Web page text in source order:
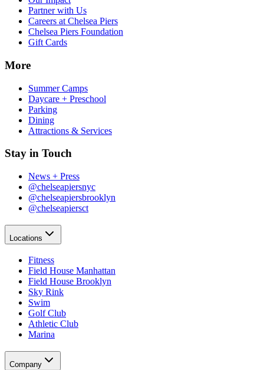
Partner with Us​​​​‌ ‍ ​‍​‍‌‍ ‌ ​‍‌‍‍‌‌‍‌ ‌‍‍‌‌‍ ‍​‍​‍​ ‍‍​‍​‍‌ ​ ‌‍​‌‌‍ ‍‌‍‍‌‌ ‌​‌ ‍‌​‍ ‍‌‍‍‌‌‍ ​‍​‍​‍ ​​‍​‍‌‍‍​‌ ​‍‌‍‌‌‌‍‌‍​‍​‍​ ‍‍​‍​‍‌‍‍​‌ ‌​‌ ‌​‌ ​​‌ ​ ​ ‍‍​‍ ​‍ ‌‍​ ‌‍‍​‌‍‌‌‌‍ ​‌ ​ ‌‍‌‌‌‍​‌‌ ​​‌‍‍‌‌‍‌‌‌ ​‍‌ ​ ​‍ ‍‌ ​ ‌‍​‌‌‍ ‍‌‍‍‌‌ ‌​‌ ‍‌​‍ ‍‌ ​ ‌ ‌​‌ ‌‌‌‍‌​‌‍‍‌‌‍ ​‍ ‌‍‍‌‌‍ ‍‌ ‌​‌‍‌‌‌‍ ‍‌ ‌​​‍ ‌‍‌‌‌‍‌​‌‍‍‌‌ ‌​​‍ ‌‍ ‌‌‍ ‌‍‌​‌‍‌‌​ ‌‌ ​​‌ ​‍‌‍‌‌‌ ​ ‌‍‌‌‌‍ ‍‌ ‌​‌‍​‌‌ ‌​‌‍‍‌‌‍ ‌‍ ‍​ ‍ ‌‍‍‌‌‍‌​​ ‌‌‍‌‍‌‍ ‌‍ ‌ ‌​‌‍‌‌‌ ​‍​ ‍ ‌ ‌​‌ ‍‌‌ ​​‌‍‌‌​ ‌‌‍‌‍‌‍ ‌‍ ‌ ‌​‌‍‌‌‌ ​‍​ ‍ ‌ ​​‌‍​‌‌ ‌​‌‍‍​​ ‌‌‍​ ‌‍ ‌‍ ​‌ ‌‌‌‍ ‌‌‍ ‍‌ ​ ​‍‌‌​ ‌‌‌​​‍‌‌ ‌‍‍ ‌‍‌‌‌ ‍‌​‍‌‌​ ​ ‌​‌​​‍‌‌​ ​ ‌​‌​​‍‌‌​ ​‍​ ​‍‌‍​ ​ ​ ​ ‌​​ ​​‌‍​ ​ ‌‍‌‍‌​​ ‌​‌‍‌‍‌‍‌‌‌‍‌‌‌‍‌​​‍‌‌​ ​‍​ ​‍​‍‌‌​ ‌‌‌​‌​​‍ ‍‌‍ ​‌‍‍‌‌‍ ‍‌‍‍ ‌ ​ ​‍‌‌​ ‌‌‌​​‍‌‌ ‌‍‍ ‌‍‌‌‌ ‍‌​‍‌‌​ ​ ‌​‌​​‍‌‌​ ​ ‌​‌​​‍‌‌​ ​‍​ ​‍‌‍‌‌‌‍‌‌​ ​‌‌‍​ ‌‍​ ​ ​​‌‍‌​‌‍‌‌‌‍​‍‌‍​‌​ ‍​‌‍‌‌‌‍​‍‌‍​‍‌‍‌‍​ ‍​‌‍‌‍‌‍‌​​ ​‌‌‍‌‌​ ​​​ ​ ​ ​​​ ‌‌​ ‍‌​ ​ ​ ‍‌​ ‌ ‌‍​‌​ ‍‌‌‍‌​​ ​​​‍‌‌​ ​‍​ ​‍​‍‌‌​ ‌‌‌​‌​​‍ ‍‌‍ ‍‌‍​‌‌‍ ‌‌‍‌‌​ ‌‍​‍‌‍​‌‌ ​ ‌‍‌‌‌‌‌‌‌ ​‍‌‍ ​​ ‌‌‍‍​‌ ‌​‌ ‌​‌ ​​‌ ​ ​‍‌‌​ ​ ‌​​‌​‍‌‌​ ​‍‌​‌‍​‍‌‌​ ​‍‌​‌‍‌‍​ ‌‍‍​‌‍‌‌‌‍ ​‌ ​ ‌‍‌‌‌‍​‌‌ ​​‌‍‍‌‌‍‌‌‌ ​‍‌ ​ ​‍ ‍‌ ​ ‌‍​‌‌‍ ‍‌‍‍‌‌ ‌​‌ ‍‌​‍ ‍‌ ​ ‌ ‌​‌ ‌‌‌‍‌​‌‍‍‌‌‍ ​‍‌‍‌‍‍‌‌‍‌​​ ‌‌‍‌‍‌‍ ‌‍ ‌ ‌​‌‍‌‌‌ ​‍​‍‌‍‌ ‌​‌ ‍‌‌ ​​‌‍‌‌​ ‌‌‍‌‍‌‍ ‌‍ ‌ ‌​‌‍‌‌‌ ​‍​‍‌‍‌ ​​‌‍​‌‌ ‌​‌‍‍​​ ‌‌‍​ ‌‍ ‌‍ ​‌ ‌‌‌‍ ‌‌‍ ‍‌ ​ ​‍‌‌​ ‌‌‌​​‍‌‌ ‌‍‍ ‌‍‌‌‌ ‍‌​‍‌‌​ ​ ‌​‌​​‍‌‌​ ​ ‌​‌​​‍‌‌​ ​‍​ ​‍‌‍​ ​ ​ ​ ‌​​ ​​‌‍​ ​ ‌‍‌‍‌​​ ‌​‌‍‌‍‌‍‌‌‌‍‌‌‌‍‌​​‍‌‌​ ​‍​ ​‍​‍‌‌​ ‌‌‌​‌​​‍ ‍‌‍ ​‌‍‍‌‌‍ ‍‌‍‍ ‌ ​ ​‍‌‌​ ‌‌‌​​‍‌‌ ‌‍‍ ‌‍‌‌‌ ‍‌​‍‌‌​ ​ ‌​‌​​‍‌‌​ ​ ‌​‌​​‍‌‌​ ​‍​ ​‍‌‍‌‌‌‍‌‌​ ​‌‌‍​ ‌‍​ ​ ​​‌‍‌​‌‍‌‌‌‍​‍‌‍​‌​ ‍​‌‍‌‌‌‍​‍‌‍​‍‌‍‌‍​ ‍​‌‍‌‍‌‍‌​​ ​‌‌‍‌‌​ ​​​ ​ ​ ​​​ ‌‌​ ‍‌​ ​ ​ ‍‌​ ‌ ‌‍​‌​ ‍‌‌‍‌​​ ​​​‍‌‌​ ​‍​ ​‍​‍‌‌​ ‌‌‌​‌​​‍ ‍‌‍ ‍‌‍​‌‌‍ ‌‌‍‌‌​‍‌‍‌ ​​‌‍‌‌‌ ​‍‌ ​ ‌ ​​‌‍‌‌‌‍​ ‌ ‌​‌‍‍‌‌ ‌‍‌‍‌‌​ ‌‌ ​​‌ ‌‌‌‍​‍‌‍ ​‌‍‍‌‌ ​ ‌‍‍​‌‍‌‌‌‍‌​​‍​‍‌ ‌
Careers at Chelsea Piers​​​​‌ ‍ ​‍​‍‌‍ ‌ ​‍‌‍‍‌‌‍‌ ‌‍‍‌‌‍ ‍​‍​‍​ ‍‍​‍​‍‌ ​ ‌‍​‌‌‍ ‍‌‍‍‌‌ ‌​‌ ‍‌​‍ ‍‌‍‍‌‌‍ ​‍​‍​‍ ​​‍​‍‌‍‍​‌ ​‍‌‍‌‌‌‍‌‍​‍​‍​ ‍‍​‍​‍‌‍‍​‌ ‌​‌ ‌​‌ ​​‌ ​ ​ ‍‍​‍ ​‍ ‌‍​ ‌‍‍​‌‍‌‌‌‍ ​‌ ​ ‌‍‌‌‌‍​‌‌ ​​‌‍‍‌‌‍‌‌‌ ​‍‌ ​ ​‍ ‍‌ ​ ‌‍​‌‌‍ ‍‌‍‍‌‌ ‌​‌ ‍‌​‍ ‍‌ ​ ‌ ‌​‌ ‌‌‌‍‌​‌‍‍‌‌‍ ​‍ ‌‍‍‌‌‍ ‍‌ ‌​‌‍‌‌‌‍ ‍‌ ‌​​‍ ‌‍‌‌‌‍‌​‌‍‍‌‌ ‌​​‍ ‌‍ ‌‌‍ ‌‍‌​‌‍‌‌​ ‌‌ ​​‌ ​‍‌‍‌‌‌ ​ ‌‍‌‌‌‍ ‍‌ ‌​‌‍​‌‌ ‌​‌‍‍‌‌‍ ‌‍ ‍​ ‍ ‌‍‍‌‌‍‌​​ ‌‌‍‌‍‌‍ ‌‍ ‌ ‌​‌‍‌‌‌ ​‍​ ‍ ‌ ‌​‌ ‍‌‌ ​​‌‍‌‌​ ‌‌‍‌‍‌‍ ‌‍ ‌ ‌​‌‍‌‌‌ ​‍​ ‍ ‌ ​​‌‍​‌‌ ‌​‌‍‍​​ ‌‌‍​ ‌‍ ‌‍ ​‌ ‌‌‌‍ ‌‌‍ ‍‌ ​ ​‍‌‌​ ‌‌‌​​‍‌‌ ‌‍‍ ‌‍‌‌‌ ‍‌​‍‌‌​ ​ ‌​‌​​‍‌‌​ ​ ‌​‌​​‍‌‌​ ​‍​ ​‍‌‍​ ​ ​ ​ ‌​​ ​​‌‍​ ​ ‌‍‌‍‌​​ ‌​‌‍‌‍‌‍‌‌‌‍‌‌‌‍‌​​‍‌‌​ ​‍​ ​‍​‍‌‌​ ‌‌‌​‌​​‍ ‍‌‍ ​‌‍‍‌‌‍ ‍‌‍‍ ‌ ​ ​‍‌‌​ ‌‌‌​​‍‌‌ ‌‍‍ ‌‍‌‌‌ ‍‌​‍‌‌​ ​ ‌​‌​​‍‌‌​ ​ ‌​‌​​‍‌‌​ ​‍​ ​‍​ ‌​​ ‍‌​ ​ ​ ‍​‌‍‌‌​ ​​​ ‍​​ ‌‍‌‍​‌​ ​ ‌‍​‍‌‍​ ​‍‌‌​ ​‍​ ​‍​‍‌‌​ ‌‌‌​‌​​‍ ‍‌‍ ‍‌‍​‌‌‍ ‌‌‍‌‌​ ‌‍​‍‌‍​‌‌ ​ ‌‍‌‌‌‌‌‌‌ ​‍‌‍ ​​ ‌‌‍‍​‌ ‌​‌ ‌​‌ ​​‌ ​ ​‍‌‌​ ​ ‌​​‌​‍‌‌​ ​‍‌​‌‍​‍‌‌​ ​‍‌​‌‍‌‍​ ‌‍‍​‌‍‌‌‌‍ ​‌ ​ ‌‍‌‌‌‍​‌‌ ​​‌‍‍‌‌‍‌‌‌ ​‍‌ ​ ​‍ ‍‌ ​ ‌‍​‌‌‍ ‍‌‍‍‌‌ ‌​‌ ‍‌​‍ ‍‌ ​ ‌ ‌​‌ ‌‌‌‍‌​‌‍‍‌‌‍ ​‍‌‍‌‍‍‌‌‍‌​​ ‌‌‍‌‍‌‍ ‌‍ ‌ ‌​‌‍‌‌‌ ​‍​‍‌‍‌ ‌​‌ ‍‌‌ ​​‌‍‌‌​ ‌‌‍‌‍‌‍ ‌‍ ‌ ‌​‌‍‌‌‌ ​‍​‍‌‍‌ ​​‌‍​‌‌ ‌​‌‍‍​​ ‌‌‍​ ‌‍ ‌‍ ​‌ ‌‌‌‍ ‌‌‍ ‍‌ ​ ​‍‌‌​ ‌‌‌​​‍‌‌ ‌‍‍ ‌‍‌‌‌ ‍‌​‍‌‌​ ​ ‌​‌​​‍‌‌​ ​ ‌​‌​​‍‌‌​ ​‍​ ​‍‌‍​ ​ ​ ​ ‌​​ ​​‌‍​ ​ ‌‍‌‍‌​​ ‌​‌‍‌‍‌‍‌‌‌‍‌‌‌‍‌​​‍‌‌​ ​‍​ ​‍​‍‌‌​ ‌‌‌​‌​​‍ ‍‌‍ ​‌‍‍‌‌‍ ‍‌‍‍ ‌ ​ ​‍‌‌​ ‌‌‌​​‍‌‌ ‌‍‍ ‌‍‌‌‌ ‍‌​‍‌‌​ ​ ‌​‌​​‍‌‌​ ​ ‌​‌​​‍‌‌​ ​‍​ ​‍​ ‌​​ ‍‌​ ​ ​ ‍​‌‍‌‌​ ​​​ ‍​​ ‌‍‌‍​‌​ ​ ‌‍​‍‌‍​ ​‍‌‌​ ​‍​ ​‍​‍‌‌​ ‌‌‌​‌​​‍ ‍‌‍ ‍‌‍​‌‌‍ ‌‌‍‌‌​‍‌‍‌ ​​‌‍‌‌‌ ​‍‌ ​ ‌ ​​‌‍‌‌‌‍​ ‌ ‌​‌‍‍‌‌ ‌‍‌‍‌‌​ ‌‌ ​​‌ ‌‌‌‍​‍‌‍ ​‌‍‍‌‌ ​ ‌‍‍​‌‍‌‌‌‍‌​​‍​‍‌ ‌
Chelsea Piers Foundation​​​​‌ ‍ ​‍​‍‌‍ ‌ ​‍‌‍‍‌‌‍‌ ‌‍‍‌‌‍ ‍​‍​‍​ ‍‍​‍​‍‌ ​ ‌‍​‌‌‍ ‍‌‍‍‌‌ ‌​‌ ‍‌​‍ ‍‌‍‍‌‌‍ ​‍​‍​‍ ​​‍​‍‌‍‍​‌ ​‍‌‍‌‌‌‍‌‍​‍​‍​ ‍‍​‍​‍‌‍‍​‌ ‌​‌ ‌​‌ ​​‌ ​ ​ ‍‍​‍ ​‍ ‌‍​ ‌‍‍​‌‍‌‌‌‍ ​‌ ​ ‌‍‌‌‌‍​‌‌ ​​‌‍‍‌‌‍‌‌‌ ​‍‌ ​ ​‍ ‍‌ ​ ‌‍​‌‌‍ ‍‌‍‍‌‌ ‌​‌ ‍‌​‍ ‍‌ ​ ‌ ‌​‌ ‌‌‌‍‌​‌‍‍‌‌‍ ​‍ ‌‍‍‌‌‍ ‍‌ ‌​‌‍‌‌‌‍ ‍‌ ‌​​‍ ‌‍‌‌‌‍‌​‌‍‍‌‌ ‌​​‍ ‌‍ ‌‌‍ ‌‍‌​‌‍‌‌​ ‌‌ ​​‌ ​‍‌‍‌‌‌ ​ ‌‍‌‌‌‍ ‍‌ ‌​‌‍​‌‌ ‌​‌‍‍‌‌‍ ‌‍ ‍​ ‍ ‌‍‍‌‌‍‌​​ ‌‌‍‌‍‌‍ ‌‍ ‌ ‌​‌‍‌‌‌ ​‍​ ‍ ‌ ‌​‌ ‍‌‌ ​​‌‍‌‌​ ‌‌‍‌‍‌‍ ‌‍ ‌ ‌​‌‍‌‌‌ ​‍​ ‍ ‌ ​​‌‍​‌‌ ‌​‌‍‍​​ ‌‌‍​ ‌‍ ‌‍ ​‌ ‌‌‌‍ ‌‌‍ ‍‌ ​ ​‍‌‌​ ‌‌‌​​‍‌‌ ‌‍‍ ‌‍‌‌‌ ‍‌​‍‌‌​ ​ ‌​‌​​‍‌‌​ ​ ‌​‌​​‍‌‌​ ​‍​ ​‍‌‍​ ​ ​ ​ ‌​​ ​​‌‍​ ​ ‌‍‌‍‌​​ ‌​‌‍‌‍‌‍‌‌‌‍‌‌‌‍‌​​‍‌‌​ ​‍​ ​‍​‍‌‌​ ‌‌‌​‌​​‍ ‍‌‍ ​‌‍‍‌‌‍ ‍‌‍‍ ‌ ​ ​‍‌‌​ ‌‌‌​​‍‌‌ ‌‍‍ ‌‍‌‌‌ ‍‌​‍‌‌​ ​ ‌​‌​​‍‌‌​ ​ ‌​‌​​‍‌‌​ ​‍​ ​‍​ ‌ ​ ‌ ​ ‌​​ ‌ ‌‍‌‍​ ‌ ‌‍‌​​ ‍‌​ ​ ​ ‌ ​ ‌ ‌‍‌‌​‍‌‌​ ​‍​ ​‍​‍‌‌​ ‌‌‌​‌​​‍ ‍‌‍ ‍‌‍​‌‌‍ ‌‌‍‌‌​ ‌‍​‍‌‍​‌‌ ​ ‌‍‌‌‌‌‌‌‌ ​‍‌‍ ​​ ‌‌‍‍​‌ ‌​‌ ‌​‌ ​​‌ ​ ​‍‌‌​ ​ ‌​​‌​‍‌‌​ ​‍‌​‌‍​‍‌‌​ ​‍‌​‌‍‌‍​ ‌‍‍​‌‍‌‌‌‍ ​‌ ​ ‌‍‌‌‌‍​‌‌ ​​‌‍‍‌‌‍‌‌‌ ​‍‌ ​ ​‍ ‍‌ ​ ‌‍​‌‌‍ ‍‌‍‍‌‌ ‌​‌ ‍‌​‍ ‍‌ ​ ‌ ‌​‌ ‌‌‌‍‌​‌‍‍‌‌‍ ​‍‌‍‌‍‍‌‌‍‌​​ ‌‌‍‌‍‌‍ ‌‍ ‌ ‌​‌‍‌‌‌ ​‍​‍‌‍‌ ‌​‌ ‍‌‌ ​​‌‍‌‌​ ‌‌‍‌‍‌‍ ‌‍ ‌ ‌​‌‍‌‌‌ ​‍​‍‌‍‌ ​​‌‍​‌‌ ‌​‌‍‍​​ ‌‌‍​ ‌‍ ‌‍ ​‌ ‌‌‌‍ ‌‌‍ ‍‌ ​ ​‍‌‌​ ‌‌‌​​‍‌‌ ‌‍‍ ‌‍‌‌‌ ‍‌​‍‌‌​ ​ ‌​‌​​‍‌‌​ ​ ‌​‌​​‍‌‌​ ​‍​ ​‍‌‍​ ​ ​ ​ ‌​​ ​​‌‍​ ​ ‌‍‌‍‌​​ ‌​‌‍‌‍‌‍‌‌‌‍‌‌‌‍‌​​‍‌‌​ ​‍​ ​‍​‍‌‌​ ‌‌‌​‌​​‍ ‍‌‍ ​‌‍‍‌‌‍ ‍‌‍‍ ‌ ​ ​‍‌‌​ ‌‌‌​​‍‌‌ ‌‍‍ ‌‍‌‌‌ ‍‌​‍‌‌​ ​ ‌​‌​​‍‌‌​ ​ ‌​‌​​‍‌‌​ ​‍​ ​‍​ ‌ ​ ‌ ​ ‌​​ ‌ ‌‍‌‍​ ‌ ‌‍‌​​ ‍‌​ ​ ​ ‌ ​ ‌ ‌‍‌‌​‍‌‌​ ​‍​ ​‍​‍‌‌​ ‌‌‌​‌​​‍ ‍‌‍ ‍‌‍​‌‌‍ ‌‌‍‌‌​‍‌‍‌ ​​‌‍‌‌‌ ​‍‌ ​ ‌ ​​‌‍‌‌‌‍​ ‌ ‌​‌‍‍‌‌ ‌‍‌‍‌‌​ ‌‌ ​​‌ ‌‌‌‍​‍‌‍ ​‌‍‍‌‌ ​ ‌‍‍​‌‍‌‌‌‍‌​​‍​‍‌ ‌
Gift Cards​​​​‌ ‍ ​‍​‍‌‍ ‌ ​‍‌‍‍‌‌‍‌ ‌‍‍‌‌‍ ‍​‍​‍​ ‍‍​‍​‍‌ ​ ‌‍​‌‌‍ ‍‌‍‍‌‌ ‌​‌ ‍‌​‍ ‍‌‍‍‌‌‍ ​‍​‍​‍ ​​‍​‍‌‍‍​‌ ​‍‌‍‌‌‌‍‌‍​‍​‍​ ‍‍​‍​‍‌‍‍​‌ ‌​‌ ‌​‌ ​​‌ ​ ​ ‍‍​‍ ​‍ ‌‍​ ‌‍‍​‌‍‌‌‌‍ ​‌ ​ ‌‍‌‌‌‍​‌‌ ​​‌‍‍‌‌‍‌‌‌ ​‍‌ ​ ​‍ ‍‌ ​ ‌‍​‌‌‍ ‍‌‍‍‌‌ ‌​‌ ‍‌​‍ ‍‌ ​ ‌ ‌​‌ ‌‌‌‍‌​‌‍‍‌‌‍ ​‍ ‌‍‍‌‌‍ ‍‌ ‌​‌‍‌‌‌‍ ‍‌ ‌​​‍ ‌‍‌‌‌‍‌​‌‍‍‌‌ ‌​​‍ ‌‍ ‌‌‍ ‌‍‌​‌‍‌‌​ ‌‌ ​​‌ ​‍‌‍‌‌‌ ​ ‌‍‌‌‌‍ ‍‌ ‌​‌‍​‌‌ ‌​‌‍‍‌‌‍ ‌‍ ‍​ ‍ ‌‍‍‌‌‍‌​​ ‌‌‍‌‍‌‍ ‌‍ ‌ ‌​‌‍‌‌‌ ​‍​ ‍ ‌ ‌​‌ ‍‌‌ ​​‌‍‌‌​ ‌‌‍‌‍‌‍ ‌‍ ‌ ‌​‌‍‌‌‌ ​‍​ ‍ ‌ ​​‌‍​‌‌ ‌​‌‍‍​​ ‌‌‍​ ‌‍ ‌‍ ​‌ ‌‌‌‍ ‌‌‍ ‍‌ ​ ​‍‌‌​ ‌‌‌​​‍‌‌ ‌‍‍ ‌‍‌‌‌ ‍‌​‍‌‌​ ​ ‌​‌​​‍‌‌​ ​ ‌​‌​​‍‌‌​ ​‍​ ​‍‌‍​ ​ ​ ​ ‌​​ ​​‌‍​ ​ ‌‍‌‍‌​​ ‌​‌‍‌‍‌‍‌‌‌‍‌‌‌‍‌​​‍‌‌​ ​‍​ ​‍​‍‌‌​ ‌‌‌​‌​​‍ ‍‌‍ ​‌‍‍‌‌‍ ‍‌‍‍ ‌ ​ ​‍‌‌​ ‌‌‌​​‍‌‌ ‌‍‍ ‌‍‌‌‌ ‍‌​‍‌‌​ ​ ‌​‌​​‍‌‌​ ​ ‌​‌​​‍‌‌​ ​‍​ ​‍‌‍‌​​ ‍​‌‍​ ‌‍​‌​ ‌​​ ‍‌​ ​‌‌‍‌‍​ ‍​​ ​ ​ ​ ​ ​​​‍‌‌​ ​‍​ ​‍​‍‌‌​ ‌‌‌​‌​​‍ ‍‌‍ ‍‌‍​‌‌‍ ‌‌‍‌‌​ ‌‍​‍‌‍​‌‌ ​ ‌‍‌‌‌‌‌‌‌ ​‍‌‍ ​​ ‌‌‍‍​‌ ‌​‌ ‌​‌ ​​‌ ​ ​‍‌‌​ ​ ‌​​‌​‍‌‌​ ​‍‌​‌‍​‍‌‌​ ​‍‌​‌‍‌‍​ ‌‍‍​‌‍‌‌‌‍ ​‌ ​ ‌‍‌‌‌‍​‌‌ ​​‌‍‍‌‌‍‌‌‌ ​‍‌ ​ ​‍ ‍‌ ​ ‌‍​‌‌‍ ‍‌‍‍‌‌ ‌​‌ ‍‌​‍ ‍‌ ​ ‌ ‌​‌ ‌‌‌‍‌​‌‍‍‌‌‍ ​‍‌‍‌‍‍‌‌‍‌​​ ‌‌‍‌‍‌‍ ‌‍ ‌ ‌​‌‍‌‌‌ ​‍​‍‌‍‌ ‌​‌ ‍‌‌ ​​‌‍‌‌​ ‌‌‍‌‍‌‍ ‌‍ ‌ ‌​‌‍‌‌‌ ​‍​‍‌‍‌ ​​‌‍​‌‌ ‌​‌‍‍​​ ‌‌‍​ ‌‍ ‌‍ ​‌ ‌‌‌‍ ‌‌‍ ‍‌ ​ ​‍‌‌​ ‌‌‌​​‍‌‌ ‌‍‍ ‌‍‌‌‌ ‍‌​‍‌‌​ ​ ‌​‌​​‍‌‌​ ​ ‌​‌​​‍‌‌​ ​‍​ ​‍‌‍​ ​ ​ ​ ‌​​ ​​‌‍​ ​ ‌‍‌‍‌​​ ‌​‌‍‌‍‌‍‌‌‌‍‌‌‌‍‌​​‍‌‌​ ​‍​ ​‍​‍‌‌​ ‌‌‌​‌​​‍ ‍‌‍ ​‌‍‍‌‌‍ ‍‌‍‍ ‌ ​ ​‍‌‌​ ‌‌‌​​‍‌‌ ‌‍‍ ‌‍‌‌‌ ‍‌​‍‌‌​ ​ ‌​‌​​‍‌‌​ ​ ‌​‌​​‍‌‌​ ​‍​ ​‍‌‍‌​​ ‍​‌‍​ ‌‍​‌​ ‌​​ ‍‌​ ​‌‌‍‌‍​ ‍​​ ​ ​ ​ ​ ​​​‍‌‌​ ​‍​ ​‍​‍‌‌​ ‌‌‌​‌​​‍ ‍‌‍ ‍‌‍​‌‌‍ ‌‌‍‌‌​‍‌‍‌ ​​‌‍‌‌‌ ​‍‌ ​ ‌ ​​‌‍‌‌‌‍​ ‌ ‌​‌‍‍‌‌ ‌‍‌‍‌‌​ ‌‌ ​​‌ ‌‌‌‍​‍‌‍ ​‌‍‍‌‌ ​ ‌‍‍​‌‍‌‌‌‍‌​​‍​‍‌ ‌
More​​​​‌ ‍ ​‍​‍‌‍ ‌ ​‍‌‍‍‌‌‍‌ ‌‍‍‌‌‍ ‍​‍​‍​ ‍‍​‍​‍‌ ​ ‌‍​‌‌‍ ‍‌‍‍‌‌ ‌​‌ ‍‌​‍ ‍‌‍‍‌‌‍ ​‍​‍​‍ ​​‍​‍‌‍‍​‌ ​‍‌‍‌‌‌‍‌‍​‍​‍​ ‍‍​‍​‍‌‍‍​‌ ‌​‌ ‌​‌ ​​‌ ​ ​ ‍‍​‍ ​‍ ‌‍​ ‌‍‍​‌‍‌‌‌‍ ​‌ ​ ‌‍‌‌‌‍​‌‌ ​​‌‍‍‌‌‍‌‌‌ ​‍‌ ​ ​‍ ‍‌ ​ ‌‍​‌‌‍ ‍‌‍‍‌‌ ‌​‌ ‍‌​‍ ‍‌ ​ ‌ ‌​‌ ‌‌‌‍‌​‌‍‍‌‌‍ ​‍ ‌‍‍‌‌‍ ‍‌ ‌​‌‍‌‌‌‍ ‍‌ ‌​​‍ ‌‍‌‌‌‍‌​‌‍‍‌‌ ‌​​‍ ‌‍ ‌‌‍ ‌‍‌​‌‍‌‌​ ‌‌ ​​‌ ​‍‌‍‌‌‌ ​ ‌‍‌‌‌‍ ‍‌ ‌​‌‍​‌‌ ‌​‌‍‍‌‌‍ ‌‍ ‍​ ‍ ‌‍‍‌‌‍‌​​ ‌‌‍‌‍‌‍ ‌‍ ‌ ‌​‌‍‌‌‌ ​‍​ ‍ ‌ ‌​‌ ‍‌‌ ​​‌‍‌‌​ ‌‌‍‌‍‌‍ ‌‍ ‌ ‌​‌‍‌‌‌ ​‍​ ‍ ‌ ​​‌‍​‌‌ ‌​‌‍‍​​ ‌‌‍​ ‌‍ ‌‍ ​‌ ‌‌‌‍ ‌‌‍ ‍‌ ​ ​‍‌‌​ ‌‌‌​​‍‌‌ ‌‍‍ ‌‍‌‌‌ ‍‌​‍‌‌​ ​ ‌​‌​​‍‌‌​ ​ ‌​‌​​‍‌‌​ ​‍​ ​‍​ ‌‌​ ​ ​ ‌‌​ ‍‌‌‍​ ​ ​‍‌‍‌​​ ‍​‌‍​‌​ ‍​​ ​ ​ ​ ​‍‌‌​ ​‍​ ​‍​‍‌‌​ ‌‌‌​‌​​‍ ‍‌ ‌​‌‍‍‌‌ ‌​‌‍ ​‌‍‌‌​ ‌‍​‍‌‍​‌‌ ​ ‌‍‌‌‌‌‌‌‌ ​‍‌‍ ​​ ‌‌‍‍​‌ ‌​‌ ‌​‌ ​​‌ ​ ​‍‌‌​ ​ ‌​​‌​‍‌‌​ ​‍‌​‌‍​‍‌‌​ ​‍‌​‌‍‌‍​ ‌‍‍​‌‍‌‌‌‍ ​‌ ​ ‌‍‌‌‌‍​‌‌ ​​‌‍‍‌‌‍‌‌‌ ​‍‌ ​ ​‍ ‍‌ ​ ‌‍​‌‌‍ ‍‌‍‍‌‌ ‌​‌ ‍‌​‍ ‍‌ ​ ‌ ‌​‌ ‌‌‌‍‌​‌‍‍‌‌‍ ​‍‌‍‌‍‍‌‌‍‌​​ ‌‌‍‌‍‌‍ ‌‍ ‌ ‌​‌‍‌‌‌ ​‍​‍‌‍‌ ‌​‌ ‍‌‌ ​​‌‍‌‌​ ‌‌‍‌‍‌‍ ‌‍ ‌ ‌​‌‍‌‌‌ ​‍​‍‌‍‌ ​​‌‍​‌‌ ‌​‌‍‍​​ ‌‌‍​ ‌‍ ‌‍ ​‌ ‌‌‌‍ ‌‌‍ ‍‌ ​ ​‍‌‌​ ‌‌‌​​‍‌‌ ‌‍‍ ‌‍‌‌‌ ‍‌​‍‌‌​ ​ ‌​‌​​‍‌‌​ ​ ‌​‌​​‍‌‌​ ​‍​ ​‍​ ‌‌​ ​ ​ ‌‌​ ‍‌‌‍​ ​ ​‍‌‍‌​​ ‍​‌‍​‌​ ‍​​ ​ ​ ​ ​‍‌‌​ ​‍​ ​‍​‍‌‌​ ‌‌‌​‌​​‍ ‍‌ ‌​‌‍‍‌‌ ‌​‌‍ ​‌‍‌‌​‍‌‍‌ ​​‌‍‌‌‌ ​‍‌ ​ ‌ ​​‌‍‌‌‌‍​ ‌ ‌​‌‍‍‌‌ ‌‍‌‍‌‌​ ‌‌ ​​‌ ‌‌‌‍​‍‌‍ ​‌‍‍‌‌ ​ ‌‍‍​‌‍‌‌‌‍‌​​‍​‍‌ ‌
Summer Camps​​​​‌ ‍ ​‍​‍‌‍ ‌ ​‍‌‍‍‌‌‍‌ ‌‍‍‌‌‍ ‍​‍​‍​ ‍‍​‍​‍‌ ​ ‌‍​‌‌‍ ‍‌‍‍‌‌ ‌​‌ ‍‌​‍ ‍‌‍‍‌‌‍ ​‍​‍​‍ ​​‍​‍‌‍‍​‌ ​‍‌‍‌‌‌‍‌‍​‍​‍​ ‍‍​‍​‍‌‍‍​‌ ‌​‌ ‌​‌ ​​‌ ​ ​ ‍‍​‍ ​‍ ‌‍​ ‌‍‍​‌‍‌‌‌‍ ​‌ ​ ‌‍‌‌‌‍​‌‌ ​​‌‍‍‌‌‍‌‌‌ ​‍‌ ​ ​‍ ‍‌ ​ ‌‍​‌‌‍ ‍‌‍‍‌‌ ‌​‌ ‍‌​‍ ‍‌ ​ ‌ ‌​‌ ‌‌‌‍‌​‌‍‍‌‌‍ ​‍ ‌‍‍‌‌‍ ‍‌ ‌​‌‍‌‌‌‍ ‍‌ ‌​​‍ ‌‍‌‌‌‍‌​‌‍‍‌‌ ‌​​‍ ‌‍ ‌‌‍ ‌‍‌​‌‍‌‌​ ‌‌ ​​‌ ​‍‌‍‌‌‌ ​ ‌‍‌‌‌‍ ‍‌ ‌​‌‍​‌‌ ‌​‌‍‍‌‌‍ ‌‍ ‍​ ‍ ‌‍‍‌‌‍‌​​ ‌‌‍‌‍‌‍ ‌‍ ‌ ‌​‌‍‌‌‌ ​‍​ ‍ ‌ ‌​‌ ‍‌‌ ​​‌‍‌‌​ ‌‌‍‌‍‌‍ ‌‍ ‌ ‌​‌‍‌‌‌ ​‍​ ‍ ‌ ​​‌‍​‌‌ ‌​‌‍‍​​ ‌‌‍​ ‌‍ ‌‍ ​‌ ‌‌‌‍ ‌‌‍ ‍‌ ​ ​‍‌‌​ ‌‌‌​​‍‌‌ ‌‍‍ ‌‍‌‌‌ ‍‌​‍‌‌​ ​ ‌​‌​​‍‌‌​ ​ ‌​‌​​‍‌‌​ ​‍​ ​‍​ ‌‌​ ​ ​ ‌‌​ ‍‌‌‍​ ​ ​‍‌‍‌​​ ‍​‌‍​‌​ ‍​​ ​ ​ ​ ​‍‌‌​ ​‍​ ​‍​‍‌‌​ ‌‌‌​‌​​‍ ‍‌‍ ​‌‍‍‌‌‍ ‍‌‍‍ ‌ ​ ​‍‌‌​ ‌‌‌​​‍‌‌ ‌‍‍ ‌‍‌‌‌ ‍‌​‍‌‌​ ​ ‌​‌​​‍‌‌​ ​ ‌​‌​​‍‌‌​ ​‍​ ​‍‌‍​ ​ ‌​‌‍​ ‌‍​‌‌‍​ ​ ​​‌‍​‌​ ‌​​ ‌ ​ ‍‌​ ‌‍‌‍‌​​‍‌‌​ ​‍​ ​‍​‍‌‌​ ‌‌‌​‌​​‍ ‍‌‍ ‍‌‍​‌‌‍ ‌‌‍‌‌​ ‌‍​‍‌‍​‌‌ ​ ‌‍‌‌‌‌‌‌‌ ​‍‌‍ ​​ ‌‌‍‍​‌ ‌​‌ ‌​‌ ​​‌ ​ ​‍‌‌​ ​ ‌​​‌​‍‌‌​ ​‍‌​‌‍​‍‌‌​ ​‍‌​‌‍‌‍​ ‌‍‍​‌‍‌‌‌‍ ​‌ ​ ‌‍‌‌‌‍​‌‌ ​​‌‍‍‌‌‍‌‌‌ ​‍‌ ​ ​‍ ‍‌ ​ ‌‍​‌‌‍ ‍‌‍‍‌‌ ‌​‌ ‍‌​‍ ‍‌ ​ ‌ ‌​‌ ‌‌‌‍‌​‌‍‍‌‌‍ ​‍‌‍‌‍‍‌‌‍‌​​ ‌‌‍‌‍‌‍ ‌‍ ‌ ‌​‌‍‌‌‌ ​‍​‍‌‍‌ ‌​‌ ‍‌‌ ​​‌‍‌‌​ ‌‌‍‌‍‌‍ ‌‍ ‌ ‌​‌‍‌‌‌ ​‍​‍‌‍‌ ​​‌‍​‌‌ ‌​‌‍‍​​ ‌‌‍​ ‌‍ ‌‍ ​‌ ‌‌‌‍ ‌‌‍ ‍‌ ​ ​‍‌‌​ ‌‌‌​​‍‌‌ ‌‍‍ ‌‍‌‌‌ ‍‌​‍‌‌​ ​ ‌​‌​​‍‌‌​ ​ ‌​‌​​‍‌‌​ ​‍​ ​‍​ ‌‌​ ​ ​ ‌‌​ ‍‌‌‍​ ​ ​‍‌‍‌​​ ‍​‌‍​‌​ ‍​​ ​ ​ ​ ​‍‌‌​ ​‍​ ​‍​‍‌‌​ ‌‌‌​‌​​‍ ‍‌‍ ​‌‍‍‌‌‍ ‍‌‍‍ ‌ ​ ​‍‌‌​ ‌‌‌​​‍‌‌ ‌‍‍ ‌‍‌‌‌ ‍‌​‍‌‌​ ​ ‌​‌​​‍‌‌​ ​ ‌​‌​​‍‌‌​ ​‍​ ​‍‌‍​ ​ ‌​‌‍​ ‌‍​‌‌‍​ ​ ​​‌‍​‌​ ‌​​ ‌ ​ ‍‌​ ‌‍‌‍‌​​‍‌‌​ ​‍​ ​‍​‍‌‌​ ‌‌‌​‌​​‍ ‍‌‍ ‍‌‍​‌‌‍ ‌‌‍‌‌​‍‌‍‌ ​​‌‍‌‌‌ ​‍‌ ​ ‌ ​​‌‍‌‌‌‍​ ‌ ‌​‌‍‍‌‌ ‌‍‌‍‌‌​ ‌‌ ​​‌ ‌‌‌‍​‍‌‍ ​‌‍‍‌‌ ​ ‌‍‍​‌‍‌‌‌‍‌​​‍​‍‌ ‌
Daycare + Preschool​​​​‌ ‍ ​‍​‍‌‍ ‌ ​‍‌‍‍‌‌‍‌ ‌‍‍‌‌‍ ‍​‍​‍​ ‍‍​‍​‍‌ ​ ‌‍​‌‌‍ ‍‌‍‍‌‌ ‌​‌ ‍‌​‍ ‍‌‍‍‌‌‍ ​‍​‍​‍ ​​‍​‍‌‍‍​‌ ​‍‌‍‌‌‌‍‌‍​‍​‍​ ‍‍​‍​‍‌‍‍​‌ ‌​‌ ‌​‌ ​​‌ ​ ​ ‍‍​‍ ​‍ ‌‍​ ‌‍‍​‌‍‌‌‌‍ ​‌ ​ ‌‍‌‌‌‍​‌‌ ​​‌‍‍‌‌‍‌‌‌ ​‍‌ ​ ​‍ ‍‌ ​ ‌‍​‌‌‍ ‍‌‍‍‌‌ ‌​‌ ‍‌​‍ ‍‌ ​ ‌ ‌​‌ ‌‌‌‍‌​‌‍‍‌‌‍ ​‍ ‌‍‍‌‌‍ ‍‌ ‌​‌‍‌‌‌‍ ‍‌ ‌​​‍ ‌‍‌‌‌‍‌​‌‍‍‌‌ ‌​​‍ ‌‍ ‌‌‍ ‌‍‌​‌‍‌‌​ ‌‌ ​​‌ ​‍‌‍‌‌‌ ​ ‌‍‌‌‌‍ ‍‌ ‌​‌‍​‌‌ ‌​‌‍‍‌‌‍ ‌‍ ‍​ ‍ ‌‍‍‌‌‍‌​​ ‌‌‍‌‍‌‍ ‌‍ ‌ ‌​‌‍‌‌‌ ​‍​ ‍ ‌ ‌​‌ ‍‌‌ ​​‌‍‌‌​ ‌‌‍‌‍‌‍ ‌‍ ‌ ‌​‌‍‌‌‌ ​‍​ ‍ ‌ ​​‌‍​‌‌ ‌​‌‍‍​​ ‌‌‍​ ‌‍ ‌‍ ​‌ ‌‌‌‍ ‌‌‍ ‍‌ ​ ​‍‌‌​ ‌‌‌​​‍‌‌ ‌‍‍ ‌‍‌‌‌ ‍‌​‍‌‌​ ​ ‌​‌​​‍‌‌​ ​ ‌​‌​​‍‌‌​ ​‍​ ​‍​ ‌‌​ ​ ​ ‌‌​ ‍‌‌‍​ ​ ​‍‌‍‌​​ ‍​‌‍​‌​ ‍​​ ​ ​ ​ ​‍‌‌​ ​‍​ ​‍​‍‌‌​ ‌‌‌​‌​​‍ ‍‌‍ ​‌‍‍‌‌‍ ‍‌‍‍ ‌ ​ ​‍‌‌​ ‌‌‌​​‍‌‌ ‌‍‍ ‌‍‌‌‌ ‍‌​‍‌‌​ ​ ‌​‌​​‍‌‌​ ​ ‌​‌​​‍‌‌​ ​‍​ ​‍​ ​ ​ ​‌​ ‍​​ ​ ​ ​ ​ ​‍​ ​ ‌‍​‌​ ‌‍​ ‌‍​ ‌‍‌‍​‌​‍‌‌​ ​‍​ ​‍​‍‌‌​ ‌‌‌​‌​​‍ ‍‌‍ ‍‌‍​‌‌‍ ‌‌‍‌‌​ ‌‍​‍‌‍​‌‌ ​ ‌‍‌‌‌‌‌‌‌ ​‍‌‍ ​​ ‌‌‍‍​‌ ‌​‌ ‌​‌ ​​‌ ​ ​‍‌‌​ ​ ‌​​‌​‍‌‌​ ​‍‌​‌‍​‍‌‌​ ​‍‌​‌‍‌‍​ ‌‍‍​‌‍‌‌‌‍ ​‌ ​ ‌‍‌‌‌‍​‌‌ ​​‌‍‍‌‌‍‌‌‌ ​‍‌ ​ ​‍ ‍‌ ​ ‌‍​‌‌‍ ‍‌‍‍‌‌ ‌​‌ ‍‌​‍ ‍‌ ​ ‌ ‌​‌ ‌‌‌‍‌​‌‍‍‌‌‍ ​‍‌‍‌‍‍‌‌‍‌​​ ‌‌‍‌‍‌‍ ‌‍ ‌ ‌​‌‍‌‌‌ ​‍​‍‌‍‌ ‌​‌ ‍‌‌ ​​‌‍‌‌​ ‌‌‍‌‍‌‍ ‌‍ ‌ ‌​‌‍‌‌‌ ​‍​‍‌‍‌ ​​‌‍​‌‌ ‌​‌‍‍​​ ‌‌‍​ ‌‍ ‌‍ ​‌ ‌‌‌‍ ‌‌‍ ‍‌ ​ ​‍‌‌​ ‌‌‌​​‍‌‌ ‌‍‍ ‌‍‌‌‌ ‍‌​‍‌‌​ ​ ‌​‌​​‍‌‌​ ​ ‌​‌​​‍‌‌​ ​‍​ ​‍​ ‌‌​ ​ ​ ‌‌​ ‍‌‌‍​ ​ ​‍‌‍‌​​ ‍​‌‍​‌​ ‍​​ ​ ​ ​ ​‍‌‌​ ​‍​ ​‍​‍‌‌​ ‌‌‌​‌​​‍ ‍‌‍ ​‌‍‍‌‌‍ ‍‌‍‍ ‌ ​ ​‍‌‌​ ‌‌‌​​‍‌‌ ‌‍‍ ‌‍‌‌‌ ‍‌​‍‌‌​ ​ ‌​‌​​‍‌‌​ ​ ‌​‌​​‍‌‌​ ​‍​ ​‍​ ​ ​ ​‌​ ‍​​ ​ ​ ​ ​ ​‍​ ​ ‌‍​‌​ ‌‍​ ‌‍​ ‌‍‌‍​‌​‍‌‌​ ​‍​ ​‍​‍‌‌​ ‌‌‌​‌​​‍ ‍‌‍ ‍‌‍​‌‌‍ ‌‌‍‌‌​‍‌‍‌ ​​‌‍‌‌‌ ​‍‌ ​ ‌ ​​‌‍‌‌‌‍​ ‌ ‌​‌‍‍‌‌ ‌‍‌‍‌‌​ ‌‌ ​​‌ ‌‌‌‍​‍‌‍ ​‌‍‍‌‌ ​ ‌‍‍​‌‍‌‌‌‍‌​​‍​‍‌ ‌
Parking​​​​‌ ‍ ​‍​‍‌‍ ‌ ​‍‌‍‍‌‌‍‌ ‌‍‍‌‌‍ ‍​‍​‍​ ‍‍​‍​‍‌ ​ ‌‍​‌‌‍ ‍‌‍‍‌‌ ‌​‌ ‍‌​‍ ‍‌‍‍‌‌‍ ​‍​‍​‍ ​​‍​‍‌‍‍​‌ ​‍‌‍‌‌‌‍‌‍​‍​‍​ ‍‍​‍​‍‌‍‍​‌ ‌​‌ ‌​‌ ​​‌ ​ ​ ‍‍​‍ ​‍ ‌‍​ ‌‍‍​‌‍‌‌‌‍ ​‌ ​ ‌‍‌‌‌‍​‌‌ ​​‌‍‍‌‌‍‌‌‌ ​‍‌ ​ ​‍ ‍‌ ​ ‌‍​‌‌‍ ‍‌‍‍‌‌ ‌​‌ ‍‌​‍ ‍‌ ​ ‌ ‌​‌ ‌‌‌‍‌​‌‍‍‌‌‍ ​‍ ‌‍‍‌‌‍ ‍‌ ‌​‌‍‌‌‌‍ ‍‌ ‌​​‍ ‌‍‌‌‌‍‌​‌‍‍‌‌ ‌​​‍ ‌‍ ‌‌‍ ‌‍‌​‌‍‌‌​ ‌‌ ​​‌ ​‍‌‍‌‌‌ ​ ‌‍‌‌‌‍ ‍‌ ‌​‌‍​‌‌ ‌​‌‍‍‌‌‍ ‌‍ ‍​ ‍ ‌‍‍‌‌‍‌​​ ‌‌‍‌‍‌‍ ‌‍ ‌ ‌​‌‍‌‌‌ ​‍​ ‍ ‌ ‌​‌ ‍‌‌ ​​‌‍‌‌​ ‌‌‍‌‍‌‍ ‌‍ ‌ ‌​‌‍‌‌‌ ​‍​ ‍ ‌ ​​‌‍​‌‌ ‌​‌‍‍​​ ‌‌‍​ ‌‍ ‌‍ ​‌ ‌‌‌‍ ‌‌‍ ‍‌ ​ ​‍‌‌​ ‌‌‌​​‍‌‌ ‌‍‍ ‌‍‌‌‌ ‍‌​‍‌‌​ ​ ‌​‌​​‍‌‌​ ​ ‌​‌​​‍‌‌​ ​‍​ ​‍​ ‌‌​ ​ ​ ‌‌​ ‍‌‌‍​ ​ ​‍‌‍‌​​ ‍​‌‍​‌​ ‍​​ ​ ​ ​ ​‍‌‌​ ​‍​ ​‍​‍‌‌​ ‌‌‌​‌​​‍ ‍‌‍ ​‌‍‍‌‌‍ ‍‌‍‍ ‌ ​ ​‍‌‌​ ‌‌‌​​‍‌‌ ‌‍‍ ‌‍‌‌‌ ‍‌​‍‌‌​ ​ ‌​‌​​‍‌‌​ ​ ‌​‌​​‍‌‌​ ​‍​ ​‍‌‍​‍​ ​​‌‍‌‍​ ‌‍‌‍‌‍​ ​‌‌‍‌‌‌‍‌‍​ ‌ ​ ​‌‌‍‌‍‌‍‌​​‍‌‌​ ​‍​ ​‍​‍‌‌​ ‌‌‌​‌​​‍ ‍‌‍ ‍‌‍​‌‌‍ ‌‌‍‌‌​ ‌‍​‍‌‍​‌‌ ​ ‌‍‌‌‌‌‌‌‌ ​‍‌‍ ​​ ‌‌‍‍​‌ ‌​‌ ‌​‌ ​​‌ ​ ​‍‌‌​ ​ ‌​​‌​‍‌‌​ ​‍‌​‌‍​‍‌‌​ ​‍‌​‌‍‌‍​ ‌‍‍​‌‍‌‌‌‍ ​‌ ​ ‌‍‌‌‌‍​‌‌ ​​‌‍‍‌‌‍‌‌‌ ​‍‌ ​ ​‍ ‍‌ ​ ‌‍​‌‌‍ ‍‌‍‍‌‌ ‌​‌ ‍‌​‍ ‍‌ ​ ‌ ‌​‌ ‌‌‌‍‌​‌‍‍‌‌‍ ​‍‌‍‌‍‍‌‌‍‌​​ ‌‌‍‌‍‌‍ ‌‍ ‌ ‌​‌‍‌‌‌ ​‍​‍‌‍‌ ‌​‌ ‍‌‌ ​​‌‍‌‌​ ‌‌‍‌‍‌‍ ‌‍ ‌ ‌​‌‍‌‌‌ ​‍​‍‌‍‌ ​​‌‍​‌‌ ‌​‌‍‍​​ ‌‌‍​ ‌‍ ‌‍ ​‌ ‌‌‌‍ ‌‌‍ ‍‌ ​ ​‍‌‌​ ‌‌‌​​‍‌‌ ‌‍‍ ‌‍‌‌‌ ‍‌​‍‌‌​ ​ ‌​‌​​‍‌‌​ ​ ‌​‌​​‍‌‌​ ​‍​ ​‍​ ‌‌​ ​ ​ ‌‌​ ‍‌‌‍​ ​ ​‍‌‍‌​​ ‍​‌‍​‌​ ‍​​ ​ ​ ​ ​‍‌‌​ ​‍​ ​‍​‍‌‌​ ‌‌‌​‌​​‍ ‍‌‍ ​‌‍‍‌‌‍ ‍‌‍‍ ‌ ​ ​‍‌‌​ ‌‌‌​​‍‌‌ ‌‍‍ ‌‍‌‌‌ ‍‌​‍‌‌​ ​ ‌​‌​​‍‌‌​ ​ ‌​‌​​‍‌‌​ ​‍​ ​‍‌‍​‍​ ​​‌‍‌‍​ ‌‍‌‍‌‍​ ​‌‌‍‌‌‌‍‌‍​ ‌ ​ ​‌‌‍‌‍‌‍‌​​‍‌‌​ ​‍​ ​‍​‍‌‌​ ‌‌‌​‌​​‍ ‍‌‍ ‍‌‍​‌‌‍ ‌‌‍‌‌​‍‌‍‌ ​​‌‍‌‌‌ ​‍‌ ​ ‌ ​​‌‍‌‌‌‍​ ‌ ‌​‌‍‍‌‌ ‌‍‌‍‌‌​ ‌‌ ​​‌ ‌‌‌‍​‍‌‍ ​‌‍‍‌‌ ​ ‌‍‍​‌‍‌‌‌‍‌​​‍​‍‌ ‌
Dining​​​​‌ ‍ ​‍​‍‌‍ ‌ ​‍‌‍‍‌‌‍‌ ‌‍‍‌‌‍ ‍​‍​‍​ ‍‍​‍​‍‌ ​ ‌‍​‌‌‍ ‍‌‍‍‌‌ ‌​‌ ‍‌​‍ ‍‌‍‍‌‌‍ ​‍​‍​‍ ​​‍​‍‌‍‍​‌ ​‍‌‍‌‌‌‍‌‍​‍​‍​ ‍‍​‍​‍‌‍‍​‌ ‌​‌ ‌​‌ ​​‌ ​ ​ ‍‍​‍ ​‍ ‌‍​ ‌‍‍​‌‍‌‌‌‍ ​‌ ​ ‌‍‌‌‌‍​‌‌ ​​‌‍‍‌‌‍‌‌‌ ​‍‌ ​ ​‍ ‍‌ ​ ‌‍​‌‌‍ ‍‌‍‍‌‌ ‌​‌ ‍‌​‍ ‍‌ ​ ‌ ‌​‌ ‌‌‌‍‌​‌‍‍‌‌‍ ​‍ ‌‍‍‌‌‍ ‍‌ ‌​‌‍‌‌‌‍ ‍‌ ‌​​‍ ‌‍‌‌‌‍‌​‌‍‍‌‌ ‌​​‍ ‌‍ ‌‌‍ ‌‍‌​‌‍‌‌​ ‌‌ ​​‌ ​‍‌‍‌‌‌ ​ ‌‍‌‌‌‍ ‍‌ ‌​‌‍​‌‌ ‌​‌‍‍‌‌‍ ‌‍ ‍​ ‍ ‌‍‍‌‌‍‌​​ ‌‌‍‌‍‌‍ ‌‍ ‌ ‌​‌‍‌‌‌ ​‍​ ‍ ‌ ‌​‌ ‍‌‌ ​​‌‍‌‌​ ‌‌‍‌‍‌‍ ‌‍ ‌ ‌​‌‍‌‌‌ ​‍​ ‍ ‌ ​​‌‍​‌‌ ‌​‌‍‍​​ ‌‌‍​ ‌‍ ‌‍ ​‌ ‌‌‌‍ ‌‌‍ ‍‌ ​ ​‍‌‌​ ‌‌‌​​‍‌‌ ‌‍‍ ‌‍‌‌‌ ‍‌​‍‌‌​ ​ ‌​‌​​‍‌‌​ ​ ‌​‌​​‍‌‌​ ​‍​ ​‍​ ‌‌​ ​ ​ ‌‌​ ‍‌‌‍​ ​ ​‍‌‍‌​​ ‍​‌‍​‌​ ‍​​ ​ ​ ​ ​‍‌‌​ ​‍​ ​‍​‍‌‌​ ‌‌‌​‌​​‍ ‍‌‍ ​‌‍‍‌‌‍ ‍‌‍‍ ‌ ​ ​‍‌‌​ ‌‌‌​​‍‌‌ ‌‍‍ ‌‍‌‌‌ ‍‌​‍‌‌​ ​ ‌​‌​​‍‌‌​ ​ ‌​‌​​‍‌‌​ ​‍​ ​‍​ ‍​‌‍‌‍‌‍‌​​ ‌‍​ ‍‌‌‍​‍‌‍‌‌​ ‌ ‌‍‌‍​ ‌​​ ‌​​ ​‍​‍‌‌​ ​‍​ ​‍​‍‌‌​ ‌‌‌​‌​​‍ ‍‌‍ ‍‌‍​‌‌‍ ‌‌‍‌‌​ ‌‍​‍‌‍​‌‌ ​ ‌‍‌‌‌‌‌‌‌ ​‍‌‍ ​​ ‌‌‍‍​‌ ‌​‌ ‌​‌ ​​‌ ​ ​‍‌‌​ ​ ‌​​‌​‍‌‌​ ​‍‌​‌‍​‍‌‌​ ​‍‌​‌‍‌‍​ ‌‍‍​‌‍‌‌‌‍ ​‌ ​ ‌‍‌‌‌‍​‌‌ ​​‌‍‍‌‌‍‌‌‌ ​‍‌ ​ ​‍ ‍‌ ​ ‌‍​‌‌‍ ‍‌‍‍‌‌ ‌​‌ ‍‌​‍ ‍‌ ​ ‌ ‌​‌ ‌‌‌‍‌​‌‍‍‌‌‍ ​‍‌‍‌‍‍‌‌‍‌​​ ‌‌‍‌‍‌‍ ‌‍ ‌ ‌​‌‍‌‌‌ ​‍​‍‌‍‌ ‌​‌ ‍‌‌ ​​‌‍‌‌​ ‌‌‍‌‍‌‍ ‌‍ ‌ ‌​‌‍‌‌‌ ​‍​‍‌‍‌ ​​‌‍​‌‌ ‌​‌‍‍​​ ‌‌‍​ ‌‍ ‌‍ ​‌ ‌‌‌‍ ‌‌‍ ‍‌ ​ ​‍‌‌​ ‌‌‌​​‍‌‌ ‌‍‍ ‌‍‌‌‌ ‍‌​‍‌‌​ ​ ‌​‌​​‍‌‌​ ​ ‌​‌​​‍‌‌​ ​‍​ ​‍​ ‌‌​ ​ ​ ‌‌​ ‍‌‌‍​ ​ ​‍‌‍‌​​ ‍​‌‍​‌​ ‍​​ ​ ​ ​ ​‍‌‌​ ​‍​ ​‍​‍‌‌​ ‌‌‌​‌​​‍ ‍‌‍ ​‌‍‍‌‌‍ ‍‌‍‍ ‌ ​ ​‍‌‌​ ‌‌‌​​‍‌‌ ‌‍‍ ‌‍‌‌‌ ‍‌​‍‌‌​ ​ ‌​‌​​‍‌‌​ ​ ‌​‌​​‍‌‌​ ​‍​ ​‍​ ‍​‌‍‌‍‌‍‌​​ ‌‍​ ‍‌‌‍​‍‌‍‌‌​ ‌ ‌‍‌‍​ ‌​​ ‌​​ ​‍​‍‌‌​ ​‍​ ​‍​‍‌‌​ ‌‌‌​‌​​‍ ‍‌‍ ‍‌‍​‌‌‍ ‌‌‍‌‌​‍‌‍‌ ​​‌‍‌‌‌ ​‍‌ ​ ‌ ​​‌‍‌‌‌‍​ ‌ ‌​‌‍‍‌‌ ‌‍‌‍‌‌​ ‌‌ ​​‌ ‌‌‌‍​‍‌‍ ​‌‍‍‌‌ ​ ‌‍‍​‌‍‌‌‌‍‌​​‍​‍‌ ‌
Attractions & Services​​​​‌ ‍ ​‍​‍‌‍ ‌ ​‍‌‍‍‌‌‍‌ ‌‍‍‌‌‍ ‍​‍​‍​ ‍‍​‍​‍‌ ​ ‌‍​‌‌‍ ‍‌‍‍‌‌ ‌​‌ ‍‌​‍ ‍‌‍‍‌‌‍ ​‍​‍​‍ ​​‍​‍‌‍‍​‌ ​‍‌‍‌‌‌‍‌‍​‍​‍​ ‍‍​‍​‍‌‍‍​‌ ‌​‌ ‌​‌ ​​‌ ​ ​ ‍‍​‍ ​‍ ‌‍​ ‌‍‍​‌‍‌‌‌‍ ​‌ ​ ‌‍‌‌‌‍​‌‌ ​​‌‍‍‌‌‍‌‌‌ ​‍‌ ​ ​‍ ‍‌ ​ ‌‍​‌‌‍ ‍‌‍‍‌‌ ‌​‌ ‍‌​‍ ‍‌ ​ ‌ ‌​‌ ‌‌‌‍‌​‌‍‍‌‌‍ ​‍ ‌‍‍‌‌‍ ‍‌ ‌​‌‍‌‌‌‍ ‍‌ ‌​​‍ ‌‍‌‌‌‍‌​‌‍‍‌‌ ‌​​‍ ‌‍ ‌‌‍ ‌‍‌​‌‍‌‌​ ‌‌ ​​‌ ​‍‌‍‌‌‌ ​ ‌‍‌‌‌‍ ‍‌ ‌​‌‍​‌‌ ‌​‌‍‍‌‌‍ ‌‍ ‍​ ‍ ‌‍‍‌‌‍‌​​ ‌‌‍‌‍‌‍ ‌‍ ‌ ‌​‌‍‌‌‌ ​‍​ ‍ ‌ ‌​‌ ‍‌‌ ​​‌‍‌‌​ ‌‌‍‌‍‌‍ ‌‍ ‌ ‌​‌‍‌‌‌ ​‍​ ‍ ‌ ​​‌‍​‌‌ ‌​‌‍‍​​ ‌‌‍​ ‌‍ ‌‍ ​‌ ‌‌‌‍ ‌‌‍ ‍‌ ​ ​‍‌‌​ ‌‌‌​​‍‌‌ ‌‍‍ ‌‍‌‌‌ ‍‌​‍‌‌​ ​ ‌​‌​​‍‌‌​ ​ ‌​‌​​‍‌‌​ ​‍​ ​‍​ ‌‌​ ​ ​ ‌‌​ ‍‌‌‍​ ​ ​‍‌‍‌​​ ‍​‌‍​‌​ ‍​​ ​ ​ ​ ​‍‌‌​ ​‍​ ​‍​‍‌‌​ ‌‌‌​‌​​‍ ‍‌‍ ​‌‍‍‌‌‍ ‍‌‍‍ ‌ ​ ​‍‌‌​ ‌‌‌​​‍‌‌ ‌‍‍ ‌‍‌‌‌ ‍‌​‍‌‌​ ​ ‌​‌​​‍‌‌​ ​ ‌​‌​​‍‌‌​ ​‍​ ​‍​ ​​​ ​ ​ ‍‌​ ‍‌​ ​‍​ ‌​‌‍​‍​ ‌ ​ ​‍​ ‌ ‌‍​‍‌‍‌​​‍‌‌​ ​‍​ ​‍​‍‌‌​ ‌‌‌​‌​​‍ ‍‌‍ ‍‌‍​‌‌‍ ‌‌‍‌‌​ ‌‍​‍‌‍​‌‌ ​ ‌‍‌‌‌‌‌‌‌ ​‍‌‍ ​​ ‌‌‍‍​‌ ‌​‌ ‌​‌ ​​‌ ​ ​‍‌‌​ ​ ‌​​‌​‍‌‌​ ​‍‌​‌‍​‍‌‌​ ​‍‌​‌‍‌‍​ ‌‍‍​‌‍‌‌‌‍ ​‌ ​ ‌‍‌‌‌‍​‌‌ ​​‌‍‍‌‌‍‌‌‌ ​‍‌ ​ ​‍ ‍‌ ​ ‌‍​‌‌‍ ‍‌‍‍‌‌ ‌​‌ ‍‌​‍ ‍‌ ​ ‌ ‌​‌ ‌‌‌‍‌​‌‍‍‌‌‍ ​‍‌‍‌‍‍‌‌‍‌​​ ‌‌‍‌‍‌‍ ‌‍ ‌ ‌​‌‍‌‌‌ ​‍​‍‌‍‌ ‌​‌ ‍‌‌ ​​‌‍‌‌​ ‌‌‍‌‍‌‍ ‌‍ ‌ ‌​‌‍‌‌‌ ​‍​‍‌‍‌ ​​‌‍​‌‌ ‌​‌‍‍​​ ‌‌‍​ ‌‍ ‌‍ ​‌ ‌‌‌‍ ‌‌‍ ‍‌ ​ ​‍‌‌​ ‌‌‌​​‍‌‌ ‌‍‍ ‌‍‌‌‌ ‍‌​‍‌‌​ ​ ‌​‌​​‍‌‌​ ​ ‌​‌​​‍‌‌​ ​‍​ ​‍​ ‌‌​ ​ ​ ‌‌​ ‍‌‌‍​ ​ ​‍‌‍‌​​ ‍​‌‍​‌​ ‍​​ ​ ​ ​ ​‍‌‌​ ​‍​ ​‍​‍‌‌​ ‌‌‌​‌​​‍ ‍‌‍ ​‌‍‍‌‌‍ ‍‌‍‍ ‌ ​ ​‍‌‌​ ‌‌‌​​‍‌‌ ‌‍‍ ‌‍‌‌‌ ‍‌​‍‌‌​ ​ ‌​‌​​‍‌‌​ ​ ‌​‌​​‍‌‌​ ​‍​ ​‍​ ​​​ ​ ​ ‍‌​ ‍‌​ ​‍​ ‌​‌‍​‍​ ‌ ​ ​‍​ ‌ ‌‍​‍‌‍‌​​‍‌‌​ ​‍​ ​‍​‍‌‌​ ‌‌‌​‌​​‍ ‍‌‍ ‍‌‍​‌‌‍ ‌‌‍‌‌​‍‌‍‌ ​​‌‍‌‌‌ ​‍‌ ​ ‌ ​​‌‍‌‌‌‍​ ‌ ‌​‌‍‍‌‌ ‌‍‌‍‌‌​ ‌‌ ​​‌ ‌‌‌‍​‍‌‍ ​‌‍‍‌‌ ​ ‌‍‍​‌‍‌‌‌‍‌​​‍​‍‌ ‌
Stay in Touch​​​​‌ ‍ ​‍​‍‌‍ ‌ ​‍‌‍‍‌‌‍‌ ‌‍‍‌‌‍ ‍​‍​‍​ ‍‍​‍​‍‌ ​ ‌‍​‌‌‍ ‍‌‍‍‌‌ ‌​‌ ‍‌​‍ ‍‌‍‍‌‌‍ ​‍​‍​‍ ​​‍​‍‌‍‍​‌ ​‍‌‍‌‌‌‍‌‍​‍​‍​ ‍‍​‍​‍‌‍‍​‌ ‌​‌ ‌​‌ ​​‌ ​ ​ ‍‍​‍ ​‍ ‌‍​ ‌‍‍​‌‍‌‌‌‍ ​‌ ​ ‌‍‌‌‌‍​‌‌ ​​‌‍‍‌‌‍‌‌‌ ​‍‌ ​ ​‍ ‍‌ ​ ‌‍​‌‌‍ ‍‌‍‍‌‌ ‌​‌ ‍‌​‍ ‍‌ ​ ‌ ‌​‌ ‌‌‌‍‌​‌‍‍‌‌‍ ​‍ ‌‍‍‌‌‍ ‍‌ ‌​‌‍‌‌‌‍ ‍‌ ‌​​‍ ‌‍‌‌‌‍‌​‌‍‍‌‌ ‌​​‍ ‌‍ ‌‌‍ ‌‍‌​‌‍‌‌​ ‌‌ ​​‌ ​‍‌‍‌‌‌ ​ ‌‍‌‌‌‍ ‍‌ ‌​‌‍​‌‌ ‌​‌‍‍‌‌‍ ‌‍ ‍​ ‍ ‌‍‍‌‌‍‌​​ ‌‌‍‌‍‌‍ ‌‍ ‌ ‌​‌‍‌‌‌ ​‍​ ‍ ‌ ‌​‌ ‍‌‌ ​​‌‍‌‌​ ‌‌‍‌‍‌‍ ‌‍ ‌ ‌​‌‍‌‌‌ ​‍​ ‍ ‌ ​​‌‍​‌‌ ‌​‌‍‍​​ ‌‌‍​ ‌‍ ‌‍ ​‌ ‌‌‌‍ ‌‌‍ ‍‌ ​ ​‍‌‌​ ‌‌‌​​‍‌‌ ‌‍‍ ‌‍‌‌‌ ‍‌​‍‌‌​ ​ ‌​‌​​‍‌‌​ ​ ‌​‌​​‍‌‌​ ​‍​ ​‍​ ‍​‌‍​‍‌‍‌​​ ​‌‌‍​‍‌‍‌‌‌‍‌‌‌‍‌​‌‍​‌​ ​‍‌‍‌‌‌‍​‌​‍‌‌​ ​‍​ ​‍​‍‌‌​ ‌‌‌​‌​​‍ ‍‌ ‌​‌‍‍‌‌ ‌​‌‍ ​‌‍‌‌​ ‌‍​‍‌‍​‌‌ ​ ‌‍‌‌‌‌‌‌‌ ​‍‌‍ ​​ ‌‌‍‍​‌ ‌​‌ ‌​‌ ​​‌ ​ ​‍‌‌​ ​ ‌​​‌​‍‌‌​ ​‍‌​‌‍​‍‌‌​ ​‍‌​‌‍‌‍​ ‌‍‍​‌‍‌‌‌‍ ​‌ ​ ‌‍‌‌‌‍​‌‌ ​​‌‍‍‌‌‍‌‌‌ ​‍‌ ​ ​‍ ‍‌ ​ ‌‍​‌‌‍ ‍‌‍‍‌‌ ‌​‌ ‍‌​‍ ‍‌ ​ ‌ ‌​‌ ‌‌‌‍‌​‌‍‍‌‌‍ ​‍‌‍‌‍‍‌‌‍‌​​ ‌‌‍‌‍‌‍ ‌‍ ‌ ‌​‌‍‌‌‌ ​‍​‍‌‍‌ ‌​‌ ‍‌‌ ​​‌‍‌‌​ ‌‌‍‌‍‌‍ ‌‍ ‌ ‌​‌‍‌‌‌ ​‍​‍‌‍‌ ​​‌‍​‌‌ ‌​‌‍‍​​ ‌‌‍​ ‌‍ ‌‍ ​‌ ‌‌‌‍ ‌‌‍ ‍‌ ​ ​‍‌‌​ ‌‌‌​​‍‌‌ ‌‍‍ ‌‍‌‌‌ ‍‌​‍‌‌​ ​ ‌​‌​​‍‌‌​ ​ ‌​‌​​‍‌‌​ ​‍​ ​‍​ ‍​‌‍​‍‌‍‌​​ ​‌‌‍​‍‌‍‌‌‌‍‌‌‌‍‌​‌‍​‌​ ​‍‌‍‌‌‌‍​‌​‍‌‌​ ​‍​ ​‍​‍‌‌​ ‌‌‌​‌​​‍ ‍‌ ‌​‌‍‍‌‌ ‌​‌‍ ​‌‍‌‌​‍‌‍‌ ​​‌‍‌‌‌ ​‍‌ ​ ‌ ​​‌‍‌‌‌‍​ ‌ ‌​‌‍‍‌‌ ‌‍‌‍‌‌​ ‌‌ ​​‌ ‌‌‌‍​‍‌‍ ​‌‍‍‌‌ ​ ‌‍‍​‌‍‌‌‌‍‌​​‍​‍‌ ‌
News + Press​​​​‌ ‍ ​‍​‍‌‍ ‌ ​‍‌‍‍‌‌‍‌ ‌‍‍‌‌‍ ‍​‍​‍​ ‍‍​‍​‍‌ ​ ‌‍​‌‌‍ ‍‌‍‍‌‌ ‌​‌ ‍‌​‍ ‍‌‍‍‌‌‍ ​‍​‍​‍ ​​‍​‍‌‍‍​‌ ​‍‌‍‌‌‌‍‌‍​‍​‍​ ‍‍​‍​‍‌‍‍​‌ ‌​‌ ‌​‌ ​​‌ ​ ​ ‍‍​‍ ​‍ ‌‍​ ‌‍‍​‌‍‌‌‌‍ ​‌ ​ ‌‍‌‌‌‍​‌‌ ​​‌‍‍‌‌‍‌‌‌ ​‍‌ ​ ​‍ ‍‌ ​ ‌‍​‌‌‍ ‍‌‍‍‌‌ ‌​‌ ‍‌​‍ ‍‌ ​ ‌ ‌​‌ ‌‌‌‍‌​‌‍‍‌‌‍ ​‍ ‌‍‍‌‌‍ ‍‌ ‌​‌‍‌‌‌‍ ‍‌ ‌​​‍ ‌‍‌‌‌‍‌​‌‍‍‌‌ ‌​​‍ ‌‍ ‌‌‍ ‌‍‌​‌‍‌‌​ ‌‌ ​​‌ ​‍‌‍‌‌‌ ​ ‌‍‌‌‌‍ ‍‌ ‌​‌‍​‌‌ ‌​‌‍‍‌‌‍ ‌‍ ‍​ ‍ ‌‍‍‌‌‍‌​​ ‌‌‍‌‍‌‍ ‌‍ ‌ ‌​‌‍‌‌‌ ​‍​ ‍ ‌ ‌​‌ ‍‌‌ ​​‌‍‌‌​ ‌‌‍‌‍‌‍ ‌‍ ‌ ‌​‌‍‌‌‌ ​‍​ ‍ ‌ ​​‌‍​‌‌ ‌​‌‍‍​​ ‌‌‍​ ‌‍ ‌‍ ​‌ ‌‌‌‍ ‌‌‍ ‍‌ ​ ​‍‌‌​ ‌‌‌​​‍‌‌ ‌‍‍ ‌‍‌‌‌ ‍‌​‍‌‌​ ​ ‌​‌​​‍‌‌​ ​ ‌​‌​​‍‌‌​ ​‍​ ​‍​ ‍​‌‍​‍‌‍‌​​ ​‌‌‍​‍‌‍‌‌‌‍‌‌‌‍‌​‌‍​‌​ ​‍‌‍‌‌‌‍​‌​‍‌‌​ ​‍​ ​‍​‍‌‌​ ‌‌‌​‌​​‍ ‍‌‍ ​‌‍‍‌‌‍ ‍‌‍‍ ‌ ​ ​‍‌‌​ ‌‌‌​​‍‌‌ ‌‍‍ ‌‍‌‌‌ ‍‌​‍‌‌​ ​ ‌​‌​​‍‌‌​ ​ ‌​‌​​‍‌‌​ ​‍​ ​‍‌‍‌‍​ ‌‌​ ​‍​ ‍‌‌‍​‌‌‍‌​​ ‍​‌‍​‍​ ‍‌​ ​‍​ ‌​​ ​ ​‍‌‌​ ​‍​ ​‍​‍‌‌​ ‌‌‌​‌​​‍ ‍‌‍ ‍‌‍​‌‌‍ ‌‌‍‌‌​ ‌‍​‍‌‍​‌‌ ​ ‌‍‌‌‌‌‌‌‌ ​‍‌‍ ​​ ‌‌‍‍​‌ ‌​‌ ‌​‌ ​​‌ ​ ​‍‌‌​ ​ ‌​​‌​‍‌‌​ ​‍‌​‌‍​‍‌‌​ ​‍‌​‌‍‌‍​ ‌‍‍​‌‍‌‌‌‍ ​‌ ​ ‌‍‌‌‌‍​‌‌ ​​‌‍‍‌‌‍‌‌‌ ​‍‌ ​ ​‍ ‍‌ ​ ‌‍​‌‌‍ ‍‌‍‍‌‌ ‌​‌ ‍‌​‍ ‍‌ ​ ‌ ‌​‌ ‌‌‌‍‌​‌‍‍‌‌‍ ​‍‌‍‌‍‍‌‌‍‌​​ ‌‌‍‌‍‌‍ ‌‍ ‌ ‌​‌‍‌‌‌ ​‍​‍‌‍‌ ‌​‌ ‍‌‌ ​​‌‍‌‌​ ‌‌‍‌‍‌‍ ‌‍ ‌ ‌​‌‍‌‌‌ ​‍​‍‌‍‌ ​​‌‍​‌‌ ‌​‌‍‍​​ ‌‌‍​ ‌‍ ‌‍ ​‌ ‌‌‌‍ ‌‌‍ ‍‌ ​ ​‍‌‌​ ‌‌‌​​‍‌‌ ‌‍‍ ‌‍‌‌‌ ‍‌​‍‌‌​ ​ ‌​‌​​‍‌‌​ ​ ‌​‌​​‍‌‌​ ​‍​ ​‍​ ‍​‌‍​‍‌‍‌​​ ​‌‌‍​‍‌‍‌‌‌‍‌‌‌‍‌​‌‍​‌​ ​‍‌‍‌‌‌‍​‌​‍‌‌​ ​‍​ ​‍​‍‌‌​ ‌‌‌​‌​​‍ ‍‌‍ ​‌‍‍‌‌‍ ‍‌‍‍ ‌ ​ ​‍‌‌​ ‌‌‌​​‍‌‌ ‌‍‍ ‌‍‌‌‌ ‍‌​‍‌‌​ ​ ‌​‌​​‍‌‌​ ​ ‌​‌​​‍‌‌​ ​‍​ ​‍‌‍‌‍​ ‌‌​ ​‍​ ‍‌‌‍​‌‌‍‌​​ ‍​‌‍​‍​ ‍‌​ ​‍​ ‌​​ ​ ​‍‌‌​ ​‍​ ​‍​‍‌‌​ ‌‌‌​‌​​‍ ‍‌‍ ‍‌‍​‌‌‍ ‌‌‍‌‌​‍‌‍‌ ​​‌‍‌‌‌ ​‍‌ ​ ‌ ​​‌‍‌‌‌‍​ ‌ ‌​‌‍‍‌‌ ‌‍‌‍‌‌​ ‌‌ ​​‌ ‌‌‌‍​‍‌‍ ​‌‍‍‌‌ ​ ‌‍‍​‌‍‌‌‌‍‌​​‍​‍‌ ‌
@chelseapiersnyc​​​​‌ ‍ ​‍​‍‌‍ ‌ ​‍‌‍‍‌‌‍‌ ‌‍‍‌‌‍ ‍​‍​‍​ ‍‍​‍​‍‌ ​ ‌‍​‌‌‍ ‍‌‍‍‌‌ ‌​‌ ‍‌​‍ ‍‌‍‍‌‌‍ ​‍​‍​‍ ​​‍​‍‌‍‍​‌ ​‍‌‍‌‌‌‍‌‍​‍​‍​ ‍‍​‍​‍‌‍‍​‌ ‌​‌ ‌​‌ ​​‌ ​ ​ ‍‍​‍ ​‍ ‌‍​ ‌‍‍​‌‍‌‌‌‍ ​‌ ​ ‌‍‌‌‌‍​‌‌ ​​‌‍‍‌‌‍‌‌‌ ​‍‌ ​ ​‍ ‍‌ ​ ‌‍​‌‌‍ ‍‌‍‍‌‌ ‌​‌ ‍‌​‍ ‍‌ ​ ‌ ‌​‌ ‌‌‌‍‌​‌‍‍‌‌‍ ​‍ ‌‍‍‌‌‍ ‍‌ ‌​‌‍‌‌‌‍ ‍‌ ‌​​‍ ‌‍‌‌‌‍‌​‌‍‍‌‌ ‌​​‍ ‌‍ ‌‌‍ ‌‍‌​‌‍‌‌​ ‌‌ ​​‌ ​‍‌‍‌‌‌ ​ ‌‍‌‌‌‍ ‍‌ ‌​‌‍​‌‌ ‌​‌‍‍‌‌‍ ‌‍ ‍​ ‍ ‌‍‍‌‌‍‌​​ ‌‌‍‌‍‌‍ ‌‍ ‌ ‌​‌‍‌‌‌ ​‍​ ‍ ‌ ‌​‌ ‍‌‌ ​​‌‍‌‌​ ‌‌‍‌‍‌‍ ‌‍ ‌ ‌​‌‍‌‌‌ ​‍​ ‍ ‌ ​​‌‍​‌‌ ‌​‌‍‍​​ ‌‌‍​ ‌‍ ‌‍ ​‌ ‌‌‌‍ ‌‌‍ ‍‌ ​ ​‍‌‌​ ‌‌‌​​‍‌‌ ‌‍‍ ‌‍‌‌‌ ‍‌​‍‌‌​ ​ ‌​‌​​‍‌‌​ ​ ‌​‌​​‍‌‌​ ​‍​ ​‍​ ‍​‌‍​‍‌‍‌​​ ​‌‌‍​‍‌‍‌‌‌‍‌‌‌‍‌​‌‍​‌​ ​‍‌‍‌‌‌‍​‌​‍‌‌​ ​‍​ ​‍​‍‌‌​ ‌‌‌​‌​​‍ ‍‌‍ ​‌‍‍‌‌‍ ‍‌‍‍ ‌ ​ ​‍‌‌​ ‌‌‌​​‍‌‌ ‌‍‍ ‌‍‌‌‌ ‍‌​‍‌‌​ ​ ‌​‌​​‍‌‌​ ​ ‌​‌​​‍‌‌​ ​‍​ ​‍​ ‌​​ ​ ​ ​​‌‍‌‌‌‍​ ‌‍​‌​ ​​​ ‌​‌‍‌‌‌‍‌‍​ ‌​​ ‍‌​‍‌‌​ ​‍​ ​‍​‍‌‌​ ‌‌‌​‌​​‍ ‍‌‍ ‍‌‍​‌‌‍ ‌‌‍‌‌​ ‌‍​‍‌‍​‌‌ ​ ‌‍‌‌‌‌‌‌‌ ​‍‌‍ ​​ ‌‌‍‍​‌ ‌​‌ ‌​‌ ​​‌ ​ ​‍‌‌​ ​ ‌​​‌​‍‌‌​ ​‍‌​‌‍​‍‌‌​ ​‍‌​‌‍‌‍​ ‌‍‍​‌‍‌‌‌‍ ​‌ ​ ‌‍‌‌‌‍​‌‌ ​​‌‍‍‌‌‍‌‌‌ ​‍‌ ​ ​‍ ‍‌ ​ ‌‍​‌‌‍ ‍‌‍‍‌‌ ‌​‌ ‍‌​‍ ‍‌ ​ ‌ ‌​‌ ‌‌‌‍‌​‌‍‍‌‌‍ ​‍‌‍‌‍‍‌‌‍‌​​ ‌‌‍‌‍‌‍ ‌‍ ‌ ‌​‌‍‌‌‌ ​‍​‍‌‍‌ ‌​‌ ‍‌‌ ​​‌‍‌‌​ ‌‌‍‌‍‌‍ ‌‍ ‌ ‌​‌‍‌‌‌ ​‍​‍‌‍‌ ​​‌‍​‌‌ ‌​‌‍‍​​ ‌‌‍​ ‌‍ ‌‍ ​‌ ‌‌‌‍ ‌‌‍ ‍‌ ​ ​‍‌‌​ ‌‌‌​​‍‌‌ ‌‍‍ ‌‍‌‌‌ ‍‌​‍‌‌​ ​ ‌​‌​​‍‌‌​ ​ ‌​‌​​‍‌‌​ ​‍​ ​‍​ ‍​‌‍​‍‌‍‌​​ ​‌‌‍​‍‌‍‌‌‌‍‌‌‌‍‌​‌‍​‌​ ​‍‌‍‌‌‌‍​‌​‍‌‌​ ​‍​ ​‍​‍‌‌​ ‌‌‌​‌​​‍ ‍‌‍ ​‌‍‍‌‌‍ ‍‌‍‍ ‌ ​ ​‍‌‌​ ‌‌‌​​‍‌‌ ‌‍‍ ‌‍‌‌‌ ‍‌​‍‌‌​ ​ ‌​‌​​‍‌‌​ ​ ‌​‌​​‍‌‌​ ​‍​ ​‍​ ‌​​ ​ ​ ​​‌‍‌‌‌‍​ ‌‍​‌​ ​​​ ‌​‌‍‌‌‌‍‌‍​ ‌​​ ‍‌​‍‌‌​ ​‍​ ​‍​‍‌‌​ ‌‌‌​‌​​‍ ‍‌‍ ‍‌‍​‌‌‍ ‌‌‍‌‌​‍‌‍‌ ​​‌‍‌‌‌ ​‍‌ ​ ‌ ​​‌‍‌‌‌‍​ ‌ ‌​‌‍‍‌‌ ‌‍‌‍‌‌​ ‌‌ ​​‌ ‌‌‌‍​‍‌‍ ​‌‍‍‌‌ ​ ‌‍‍​‌‍‌‌‌‍‌​​‍​‍‌ ‌
@chelseapiersbrooklyn​​​​‌ ‍ ​‍​‍‌‍ ‌ ​‍‌‍‍‌‌‍‌ ‌‍‍‌‌‍ ‍​‍​‍​ ‍‍​‍​‍‌ ​ ‌‍​‌‌‍ ‍‌‍‍‌‌ ‌​‌ ‍‌​‍ ‍‌‍‍‌‌‍ ​‍​‍​‍ ​​‍​‍‌‍‍​‌ ​‍‌‍‌‌‌‍‌‍​‍​‍​ ‍‍​‍​‍‌‍‍​‌ ‌​‌ ‌​‌ ​​‌ ​ ​ ‍‍​‍ ​‍ ‌‍​ ‌‍‍​‌‍‌‌‌‍ ​‌ ​ ‌‍‌‌‌‍​‌‌ ​​‌‍‍‌‌‍‌‌‌ ​‍‌ ​ ​‍ ‍‌ ​ ‌‍​‌‌‍ ‍‌‍‍‌‌ ‌​‌ ‍‌​‍ ‍‌ ​ ‌ ‌​‌ ‌‌‌‍‌​‌‍‍‌‌‍ ​‍ ‌‍‍‌‌‍ ‍‌ ‌​‌‍‌‌‌‍ ‍‌ ‌​​‍ ‌‍‌‌‌‍‌​‌‍‍‌‌ ‌​​‍ ‌‍ ‌‌‍ ‌‍‌​‌‍‌‌​ ‌‌ ​​‌ ​‍‌‍‌‌‌ ​ ‌‍‌‌‌‍ ‍‌ ‌​‌‍​‌‌ ‌​‌‍‍‌‌‍ ‌‍ ‍​ ‍ ‌‍‍‌‌‍‌​​ ‌‌‍‌‍‌‍ ‌‍ ‌ ‌​‌‍‌‌‌ ​‍​ ‍ ‌ ‌​‌ ‍‌‌ ​​‌‍‌‌​ ‌‌‍‌‍‌‍ ‌‍ ‌ ‌​‌‍‌‌‌ ​‍​ ‍ ‌ ​​‌‍​‌‌ ‌​‌‍‍​​ ‌‌‍​ ‌‍ ‌‍ ​‌ ‌‌‌‍ ‌‌‍ ‍‌ ​ ​‍‌‌​ ‌‌‌​​‍‌‌ ‌‍‍ ‌‍‌‌‌ ‍‌​‍‌‌​ ​ ‌​‌​​‍‌‌​ ​ ‌​‌​​‍‌‌​ ​‍​ ​‍​ ‍​‌‍​‍‌‍‌​​ ​‌‌‍​‍‌‍‌‌‌‍‌‌‌‍‌​‌‍​‌​ ​‍‌‍‌‌‌‍​‌​‍‌‌​ ​‍​ ​‍​‍‌‌​ ‌‌‌​‌​​‍ ‍‌‍ ​‌‍‍‌‌‍ ‍‌‍‍ ‌ ​ ​‍‌‌​ ‌‌‌​​‍‌‌ ‌‍‍ ‌‍‌‌‌ ‍‌​‍‌‌​ ​ ‌​‌​​‍‌‌​ ​ ‌​‌​​‍‌‌​ ​‍​ ​‍​ ​ ​ ‌ ​ ‍​​ ​‌‌‍‌​​ ​‍‌‍‌​‌‍​‍‌‍‌‌​ ‌ ​ ​‍​ ​​​ ‌‍​ ‍‌​ ‌‌​ ​ ​ ​‍​ ‌​‌‍‌‍‌‍‌‍‌‍​‌​ ‌‌​ ‌‌‌‍​‍‌‍​ ‌‍‌‌​ ‌‌‌‍‌‌‌‍​ ‌‍​‌​ ‍​​ ​‍​‍‌‌​ ​‍​ ​‍​‍‌‌​ ‌‌‌​‌​​‍ ‍‌‍ ‍‌‍​‌‌‍ ‌‌‍‌‌​ ‌‍​‍‌‍​‌‌ ​ ‌‍‌‌‌‌‌‌‌ ​‍‌‍ ​​ ‌‌‍‍​‌ ‌​‌ ‌​‌ ​​‌ ​ ​‍‌‌​ ​ ‌​​‌​‍‌‌​ ​‍‌​‌‍​‍‌‌​ ​‍‌​‌‍‌‍​ ‌‍‍​‌‍‌‌‌‍ ​‌ ​ ‌‍‌‌‌‍​‌‌ ​​‌‍‍‌‌‍‌‌‌ ​‍‌ ​ ​‍ ‍‌ ​ ‌‍​‌‌‍ ‍‌‍‍‌‌ ‌​‌ ‍‌​‍ ‍‌ ​ ‌ ‌​‌ ‌‌‌‍‌​‌‍‍‌‌‍ ​‍‌‍‌‍‍‌‌‍‌​​ ‌‌‍‌‍‌‍ ‌‍ ‌ ‌​‌‍‌‌‌ ​‍​‍‌‍‌ ‌​‌ ‍‌‌ ​​‌‍‌‌​ ‌‌‍‌‍‌‍ ‌‍ ‌ ‌​‌‍‌‌‌ ​‍​‍‌‍‌ ​​‌‍​‌‌ ‌​‌‍‍​​ ‌‌‍​ ‌‍ ‌‍ ​‌ ‌‌‌‍ ‌‌‍ ‍‌ ​ ​‍‌‌​ ‌‌‌​​‍‌‌ ‌‍‍ ‌‍‌‌‌ ‍‌​‍‌‌​ ​ ‌​‌​​‍‌‌​ ​ ‌​‌​​‍‌‌​ ​‍​ ​‍​ ‍​‌‍​‍‌‍‌​​ ​‌‌‍​‍‌‍‌‌‌‍‌‌‌‍‌​‌‍​‌​ ​‍‌‍‌‌‌‍​‌​‍‌‌​ ​‍​ ​‍​‍‌‌​ ‌‌‌​‌​​‍ ‍‌‍ ​‌‍‍‌‌‍ ‍‌‍‍ ‌ ​ ​‍‌‌​ ‌‌‌​​‍‌‌ ‌‍‍ ‌‍‌‌‌ ‍‌​‍‌‌​ ​ ‌​‌​​‍‌‌​ ​ ‌​‌​​‍‌‌​ ​‍​ ​‍​ ​ ​ ‌ ​ ‍​​ ​‌‌‍‌​​ ​‍‌‍‌​‌‍​‍‌‍‌‌​ ‌ ​ ​‍​ ​​​ ‌‍​ ‍‌​ ‌‌​ ​ ​ ​‍​ ‌​‌‍‌‍‌‍‌‍‌‍​‌​ ‌‌​ ‌‌‌‍​‍‌‍​ ‌‍‌‌​ ‌‌‌‍‌‌‌‍​ ‌‍​‌​ ‍​​ ​‍​‍‌‌​ ​‍​ ​‍​‍‌‌​ ‌‌‌​‌​​‍ ‍‌‍ ‍‌‍​‌‌‍ ‌‌‍‌‌​‍‌‍‌ ​​‌‍‌‌‌ ​‍‌ ​ ‌ ​​‌‍‌‌‌‍​ ‌ ‌​‌‍‍‌‌ ‌‍‌‍‌‌​ ‌‌ ​​‌ ‌‌‌‍​‍‌‍ ​‌‍‍‌‌ ​ ‌‍‍​‌‍‌‌‌‍‌​​‍​‍‌ ‌
@chelseapiersct​​​​‌ ‍ ​‍​‍‌‍ ‌ ​‍‌‍‍‌‌‍‌ ‌‍‍‌‌‍ ‍​‍​‍​ ‍‍​‍​‍‌ ​ ‌‍​‌‌‍ ‍‌‍‍‌‌ ‌​‌ ‍‌​‍ ‍‌‍‍‌‌‍ ​‍​‍​‍ ​​‍​‍‌‍‍​‌ ​‍‌‍‌‌‌‍‌‍​‍​‍​ ‍‍​‍​‍‌‍‍​‌ ‌​‌ ‌​‌ ​​‌ ​ ​ ‍‍​‍ ​‍ ‌‍​ ‌‍‍​‌‍‌‌‌‍ ​‌ ​ ‌‍‌‌‌‍​‌‌ ​​‌‍‍‌‌‍‌‌‌ ​‍‌ ​ ​‍ ‍‌ ​ ‌‍​‌‌‍ ‍‌‍‍‌‌ ‌​‌ ‍‌​‍ ‍‌ ​ ‌ ‌​‌ ‌‌‌‍‌​‌‍‍‌‌‍ ​‍ ‌‍‍‌‌‍ ‍‌ ‌​‌‍‌‌‌‍ ‍‌ ‌​​‍ ‌‍‌‌‌‍‌​‌‍‍‌‌ ‌​​‍ ‌‍ ‌‌‍ ‌‍‌​‌‍‌‌​ ‌‌ ​​‌ ​‍‌‍‌‌‌ ​ ‌‍‌‌‌‍ ‍‌ ‌​‌‍​‌‌ ‌​‌‍‍‌‌‍ ‌‍ ‍​ ‍ ‌‍‍‌‌‍‌​​ ‌‌‍‌‍‌‍ ‌‍ ‌ ‌​‌‍‌‌‌ ​‍​ ‍ ‌ ‌​‌ ‍‌‌ ​​‌‍‌‌​ ‌‌‍‌‍‌‍ ‌‍ ‌ ‌​‌‍‌‌‌ ​‍​ ‍ ‌ ​​‌‍​‌‌ ‌​‌‍‍​​ ‌‌‍​ ‌‍ ‌‍ ​‌ ‌‌‌‍ ‌‌‍ ‍‌ ​ ​‍‌‌​ ‌‌‌​​‍‌‌ ‌‍‍ ‌‍‌‌‌ ‍‌​‍‌‌​ ​ ‌​‌​​‍‌‌​ ​ ‌​‌​​‍‌‌​ ​‍​ ​‍​ ‍​‌‍​‍‌‍‌​​ ​‌‌‍​‍‌‍‌‌‌‍‌‌‌‍‌​‌‍​‌​ ​‍‌‍‌‌‌‍​‌​‍‌‌​ ​‍​ ​‍​‍‌‌​ ‌‌‌​‌​​‍ ‍‌‍ ​‌‍‍‌‌‍ ‍‌‍‍ ‌ ​ ​‍‌‌​ ‌‌‌​​‍‌‌ ‌‍‍ ‌‍‌‌‌ ‍‌​‍‌‌​ ​ ‌​‌​​‍‌‌​ ​ ‌​‌​​‍‌‌​ ​‍​ ​‍‌‍​‌‌‍‌​​ ‌ ‌‍‌‌‌‍​ ​ ‌‌​ ‌‍​ ‌​​ ​​​ ‌ ‌‍​‍‌‍​‌‌‍‌​​ ‌‍‌‍‌‍​ ‍​​ ‍‌‌‍‌‍‌‍​‍​ ‌‍‌‍​‍​ ​​​ ‌​​ ​ ‌‍‌​‌‍​‍​ ​‌​ ‌‍​ ​ ​ ‌ ​ ​‌​ ‌‍​‍‌‌​ ​‍​ ​‍​‍‌‌​ ‌‌‌​‌​​‍ ‍‌‍ ‍‌‍​‌‌‍ ‌‌‍‌‌​ ‌‍​‍‌‍​‌‌ ​ ‌‍‌‌‌‌‌‌‌ ​‍‌‍ ​​ ‌‌‍‍​‌ ‌​‌ ‌​‌ ​​‌ ​ ​‍‌‌​ ​ ‌​​‌​‍‌‌​ ​‍‌​‌‍​‍‌‌​ ​‍‌​‌‍‌‍​ ‌‍‍​‌‍‌‌‌‍ ​‌ ​ ‌‍‌‌‌‍​‌‌ ​​‌‍‍‌‌‍‌‌‌ ​‍‌ ​ ​‍ ‍‌ ​ ‌‍​‌‌‍ ‍‌‍‍‌‌ ‌​‌ ‍‌​‍ ‍‌ ​ ‌ ‌​‌ ‌‌‌‍‌​‌‍‍‌‌‍ ​‍‌‍‌‍‍‌‌‍‌​​ ‌‌‍‌‍‌‍ ‌‍ ‌ ‌​‌‍‌‌‌ ​‍​‍‌‍‌ ‌​‌ ‍‌‌ ​​‌‍‌‌​ ‌‌‍‌‍‌‍ ‌‍ ‌ ‌​‌‍‌‌‌ ​‍​‍‌‍‌ ​​‌‍​‌‌ ‌​‌‍‍​​ ‌‌‍​ ‌‍ ‌‍ ​‌ ‌‌‌‍ ‌‌‍ ‍‌ ​ ​‍‌‌​ ‌‌‌​​‍‌‌ ‌‍‍ ‌‍‌‌‌ ‍‌​‍‌‌​ ​ ‌​‌​​‍‌‌​ ​ ‌​‌​​‍‌‌​ ​‍​ ​‍​ ‍​‌‍​‍‌‍‌​​ ​‌‌‍​‍‌‍‌‌‌‍‌‌‌‍‌​‌‍​‌​ ​‍‌‍‌‌‌‍​‌​‍‌‌​ ​‍​ ​‍​‍‌‌​ ‌‌‌​‌​​‍ ‍‌‍ ​‌‍‍‌‌‍ ‍‌‍‍ ‌ ​ ​‍‌‌​ ‌‌‌​​‍‌‌ ‌‍‍ ‌‍‌‌‌ ‍‌​‍‌‌​ ​ ‌​‌​​‍‌‌​ ​ ‌​‌​​‍‌‌​ ​‍​ ​‍‌‍​‌‌‍‌​​ ‌ ‌‍‌‌‌‍​ ​ ‌‌​ ‌‍​ ‌​​ ​​​ ‌ ‌‍​‍‌‍​‌‌‍‌​​ ‌‍‌‍‌‍​ ‍​​ ‍‌‌‍‌‍‌‍​‍​ ‌‍‌‍​‍​ ​​​ ‌​​ ​ ‌‍‌​‌‍​‍​ ​‌​ ‌‍​ ​ ​ ‌ ​ ​‌​ ‌‍​‍‌‌​ ​‍​ ​‍​‍‌‌​ ‌‌‌​‌​​‍ ‍‌‍ ‍‌‍​‌‌‍ ‌‌‍‌‌​‍‌‍‌ ​​‌‍‌‌‌ ​‍‌ ​ ‌ ​​‌‍‌‌‌‍​ ‌ ‌​‌‍‍‌‌ ‌‍‌‍‌‌​ ‌‌ ​​‌ ‌‌‌‍​‍‌‍ ​‌‍‍‌‌ ​ ‌‍‍​‌‍‌‌‌‍‌​​‍​‍‌ ‌
Locations​​​​‌ ‍ ​‍​‍‌‍ ‌ ​‍‌‍‍‌‌‍‌ ‌‍‍‌‌‍ ‍​‍​‍​ ‍‍​‍​‍‌ ​ ‌‍​‌‌‍ ‍‌‍‍‌‌ ‌​‌ ‍‌​‍ ‍‌‍‍‌‌‍ ​‍​‍​‍ ​​‍​‍‌‍‍​‌ ​‍‌‍‌‌‌‍‌‍​‍​‍​ ‍‍​‍​‍‌‍‍​‌ ‌​‌ ‌​‌ ​​‌ ​ ​ ‍‍​‍ ​‍ ‌‍​ ‌‍‍​‌‍‌‌‌‍ ​‌ ​ ‌‍‌‌‌‍​‌‌ ​​‌‍‍‌‌‍‌‌‌ ​‍‌ ​ ​‍ ‍‌ ​ ‌‍​‌‌‍ ‍‌‍‍‌‌ ‌​‌ ‍‌​‍ ‍‌ ​ ‌ ‌​‌ ‌‌‌‍‌​‌‍‍‌‌‍ ​‍ ‌‍‍‌‌‍ ‍‌ ‌​‌‍‌‌‌‍ ‍‌ ‌​​‍ ‌‍‌‌‌‍‌​‌‍‍‌‌ ‌​​‍ ‌‍ ‌‌‍ ‌‍‌​‌‍‌‌​ ‌‌ ​​‌ ​‍‌‍‌‌‌ ​ ‌‍‌‌‌‍ ‍‌ ‌​‌‍​‌‌ ‌​‌‍‍‌‌‍ ‌‍ ‍​ ‍ ‌‍‍‌‌‍‌​​ ‌‌‍‌‍‌‍ ‌‍ ‌ ‌​‌‍‌‌‌ ​‍​ ‍ ‌ ‌​‌ ‍‌‌ ​​‌‍‌‌​ ‌‌‍‌‍‌‍ ‌‍ ‌ ‌​‌‍‌‌‌ ​‍​ ‍ ‌ ​​‌‍​‌‌ ‌​‌‍‍​​ ‌‌‍​ ‌‍ ‌‍ ​‌ ‌‌‌‍ ‌‌‍ ‍‌ ​ ​‍‌‌​ ‌‌‌​​‍‌‌ ‌‍‍ ‌‍‌‌‌ ‍‌​‍‌‌​ ​ ‌​‌​​‍‌‌​ ​ ‌​‌​​‍‌‌​ ​‍​ ​‍‌‍‌‌‌‍​‍​ ​‍​ ‍​‌‍​ ​ ‌‌‌‍​ ‌‍​ ‌‍‌‌‌‍​‍‌‍​‌​ ​‌​‍‌‌​ ​‍​ ​‍​‍‌‌​ ‌‌‌​‌​​‍ ‍‌ ‌​‌‍‍‌‌ ‌​‌‍ ​‌‍‌‌​ ‌‍​‍‌‍​‌‌ ​ ‌‍‌‌‌‌‌‌‌ ​‍‌‍ ​​ ‌‌‍‍​‌ ‌​‌ ‌​‌ ​​‌ ​ ​‍‌‌​ ​ ‌​​‌​‍‌‌​ ​‍‌​‌‍​‍‌‌​ ​‍‌​‌‍‌‍​ ‌‍‍​‌‍‌‌‌‍ ​‌ ​ ‌‍‌‌‌‍​‌‌ ​​‌‍‍‌‌‍‌‌‌ ​‍‌ ​ ​‍ ‍‌ ​ ‌‍​‌‌‍ ‍‌‍‍‌‌ ‌​‌ ‍‌​‍ ‍‌ ​ ‌ ‌​‌ ‌‌‌‍‌​‌‍‍‌‌‍ ​‍‌‍‌‍‍‌‌‍‌​​ ‌‌‍‌‍‌‍ ‌‍ ‌ ‌​‌‍‌‌‌ ​‍​‍‌‍‌ ‌​‌ ‍‌‌ ​​‌‍‌‌​ ‌‌‍‌‍‌‍ ‌‍ ‌ ‌​‌‍‌‌‌ ​‍​‍‌‍‌ ​​‌‍​‌‌ ‌​‌‍‍​​ ‌‌‍​ ‌‍ ‌‍ ​‌ ‌‌‌‍ ‌‌‍ ‍‌ ​ ​‍‌‌​ ‌‌‌​​‍‌‌ ‌‍‍ ‌‍‌‌‌ ‍‌​‍‌‌​ ​ ‌​‌​​‍‌‌​ ​ ‌​‌​​‍‌‌​ ​‍​ ​‍‌‍‌‌‌‍​‍​ ​‍​ ‍​‌‍​ ​ ‌‌‌‍​ ‌‍​ ‌‍‌‌‌‍​‍‌‍​‌​ ​‌​‍‌‌​ ​‍​ ​‍​‍‌‌​ ‌‌‌​‌​​‍ ‍‌ ‌​‌‍‍‌‌ ‌​‌‍ ​‌‍‌‌​‍‌‍‌ ​​‌‍‌‌‌ ​‍‌ ​ ‌ ​​‌‍‌‌‌‍​ ‌ ‌​‌‍‍‌‌ ‌‍‌‍‌‌​ ‌‌ ​​‌ ‌‌‌‍​‍‌‍ ​‌‍‍‌‌ ​ ‌‍‍​‌‍‌‌‌‍‌​​‍​‍‌ ‌
Fitness​​​​‌ ‍ ​‍​‍‌‍ ‌ ​‍‌‍‍‌‌‍‌ ‌‍‍‌‌‍ ‍​‍​‍​ ‍‍​‍​‍‌ ​ ‌‍​‌‌‍ ‍‌‍‍‌‌ ‌​‌ ‍‌​‍ ‍‌‍‍‌‌‍ ​‍​‍​‍ ​​‍​‍‌‍‍​‌ ​‍‌‍‌‌‌‍‌‍​‍​‍​ ‍‍​‍​‍‌‍‍​‌ ‌​‌ ‌​‌ ​​‌ ​ ​ ‍‍​‍ ​‍ ‌‍​ ‌‍‍​‌‍‌‌‌‍ ​‌ ​ ‌‍‌‌‌‍​‌‌ ​​‌‍‍‌‌‍‌‌‌ ​‍‌ ​ ​‍ ‍‌ ​ ‌‍​‌‌‍ ‍‌‍‍‌‌ ‌​‌ ‍‌​‍ ‍‌ ​ ‌ ‌​‌ ‌‌‌‍‌​‌‍‍‌‌‍ ​‍ ‌‍‍‌‌‍ ‍‌ ‌​‌‍‌‌‌‍ ‍‌ ‌​​‍ ‌‍‌‌‌‍‌​‌‍‍‌‌ ‌​​‍ ‌‍ ‌‌‍ ‌‍‌​‌‍‌‌​ ‌‌ ​​‌ ​‍‌‍‌‌‌ ​ ‌‍‌‌‌‍ ‍‌ ‌​‌‍​‌‌ ‌​‌‍‍‌‌‍ ‌‍ ‍​ ‍ ‌‍‍‌‌‍‌​​ ‌‌‍‌‍‌‍ ‌‍ ‌ ‌​‌‍‌‌‌ ​‍​ ‍ ‌ ‌​‌ ‍‌‌ ​​‌‍‌‌​ ‌‌‍‌‍‌‍ ‌‍ ‌ ‌​‌‍‌‌‌ ​‍​ ‍ ‌ ​​‌‍​‌‌ ‌​‌‍‍​​ ‌‌‍​ ‌‍ ‌‍ ​‌ ‌‌‌‍ ‌‌‍ ‍‌ ​ ​‍‌‌​ ‌‌‌​​‍‌‌ ‌‍‍ ‌‍‌‌‌ ‍‌​‍‌‌​ ​ ‌​‌​​‍‌‌​ ​ ‌​‌​​‍‌‌​ ​‍​ ​‍‌‍‌‌‌‍​‍​ ​‍​ ‍​‌‍​ ​ ‌‌‌‍​ ‌‍​ ‌‍‌‌‌‍​‍‌‍​‌​ ​‌​‍‌‌​ ​‍​ ​‍​‍‌‌​ ‌‌‌​‌​​‍ ‍‌‍ ​‌‍‍‌‌‍ ‍‌‍‍ ‌ ​ ​‍‌‌​ ‌‌‌​​‍‌‌ ‌‍‍ ‌‍‌‌‌ ‍‌​‍‌‌​ ​ ‌​‌​​‍‌‌​ ​ ‌​‌​​‍‌‌​ ​‍​ ​‍​ ​‍​ ​ ​ ​ ‌‍​ ‌‍‌‌​ ‍​​ ‌‍​ ​‌​ ‌​‌‍​‌‌‍​ ​ ‍‌​‍‌‌​ ​‍​ ​‍​‍‌‌​ ‌‌‌​‌​​‍ ‍‌‍ ‍‌‍​‌‌‍ ‌‌‍‌‌​ ‌‍​‍‌‍​‌‌ ​ ‌‍‌‌‌‌‌‌‌ ​‍‌‍ ​​ ‌‌‍‍​‌ ‌​‌ ‌​‌ ​​‌ ​ ​‍‌‌​ ​ ‌​​‌​‍‌‌​ ​‍‌​‌‍​‍‌‌​ ​‍‌​‌‍‌‍​ ‌‍‍​‌‍‌‌‌‍ ​‌ ​ ‌‍‌‌‌‍​‌‌ ​​‌‍‍‌‌‍‌‌‌ ​‍‌ ​ ​‍ ‍‌ ​ ‌‍​‌‌‍ ‍‌‍‍‌‌ ‌​‌ ‍‌​‍ ‍‌ ​ ‌ ‌​‌ ‌‌‌‍‌​‌‍‍‌‌‍ ​‍‌‍‌‍‍‌‌‍‌​​ ‌‌‍‌‍‌‍ ‌‍ ‌ ‌​‌‍‌‌‌ ​‍​‍‌‍‌ ‌​‌ ‍‌‌ ​​‌‍‌‌​ ‌‌‍‌‍‌‍ ‌‍ ‌ ‌​‌‍‌‌‌ ​‍​‍‌‍‌ ​​‌‍​‌‌ ‌​‌‍‍​​ ‌‌‍​ ‌‍ ‌‍ ​‌ ‌‌‌‍ ‌‌‍ ‍‌ ​ ​‍‌‌​ ‌‌‌​​‍‌‌ ‌‍‍ ‌‍‌‌‌ ‍‌​‍‌‌​ ​ ‌​‌​​‍‌‌​ ​ ‌​‌​​‍‌‌​ ​‍​ ​‍‌‍‌‌‌‍​‍​ ​‍​ ‍​‌‍​ ​ ‌‌‌‍​ ‌‍​ ‌‍‌‌‌‍​‍‌‍​‌​ ​‌​‍‌‌​ ​‍​ ​‍​‍‌‌​ ‌‌‌​‌​​‍ ‍‌‍ ​‌‍‍‌‌‍ ‍‌‍‍ ‌ ​ ​‍‌‌​ ‌‌‌​​‍‌‌ ‌‍‍ ‌‍‌‌‌ ‍‌​‍‌‌​ ​ ‌​‌​​‍‌‌​ ​ ‌​‌​​‍‌‌​ ​‍​ ​‍​ ​‍​ ​ ​ ​ ‌‍​ ‌‍‌‌​ ‍​​ ‌‍​ ​‌​ ‌​‌‍​‌‌‍​ ​ ‍‌​‍‌‌​ ​‍​ ​‍​‍‌‌​ ‌‌‌​‌​​‍ ‍‌‍ ‍‌‍​‌‌‍ ‌‌‍‌‌​‍‌‍‌ ​​‌‍‌‌‌ ​‍‌ ​ ‌ ​​‌‍‌‌‌‍​ ‌ ‌​‌‍‍‌‌ ‌‍‌‍‌‌​ ‌‌ ​​‌ ‌‌‌‍​‍‌‍ ​‌‍‍‌‌ ​ ‌‍‍​‌‍‌‌‌‍‌​​‍​‍‌ ‌
Field House Manhattan​​​​‌ ‍ ​‍​‍‌‍ ‌ ​‍‌‍‍‌‌‍‌ ‌‍‍‌‌‍ ‍​‍​‍​ ‍‍​‍​‍‌ ​ ‌‍​‌‌‍ ‍‌‍‍‌‌ ‌​‌ ‍‌​‍ ‍‌‍‍‌‌‍ ​‍​‍​‍ ​​‍​‍‌‍‍​‌ ​‍‌‍‌‌‌‍‌‍​‍​‍​ ‍‍​‍​‍‌‍‍​‌ ‌​‌ ‌​‌ ​​‌ ​ ​ ‍‍​‍ ​‍ ‌‍​ ‌‍‍​‌‍‌‌‌‍ ​‌ ​ ‌‍‌‌‌‍​‌‌ ​​‌‍‍‌‌‍‌‌‌ ​‍‌ ​ ​‍ ‍‌ ​ ‌‍​‌‌‍ ‍‌‍‍‌‌ ‌​‌ ‍‌​‍ ‍‌ ​ ‌ ‌​‌ ‌‌‌‍‌​‌‍‍‌‌‍ ​‍ ‌‍‍‌‌‍ ‍‌ ‌​‌‍‌‌‌‍ ‍‌ ‌​​‍ ‌‍‌‌‌‍‌​‌‍‍‌‌ ‌​​‍ ‌‍ ‌‌‍ ‌‍‌​‌‍‌‌​ ‌‌ ​​‌ ​‍‌‍‌‌‌ ​ ‌‍‌‌‌‍ ‍‌ ‌​‌‍​‌‌ ‌​‌‍‍‌‌‍ ‌‍ ‍​ ‍ ‌‍‍‌‌‍‌​​ ‌‌‍‌‍‌‍ ‌‍ ‌ ‌​‌‍‌‌‌ ​‍​ ‍ ‌ ‌​‌ ‍‌‌ ​​‌‍‌‌​ ‌‌‍‌‍‌‍ ‌‍ ‌ ‌​‌‍‌‌‌ ​‍​ ‍ ‌ ​​‌‍​‌‌ ‌​‌‍‍​​ ‌‌‍​ ‌‍ ‌‍ ​‌ ‌‌‌‍ ‌‌‍ ‍‌ ​ ​‍‌‌​ ‌‌‌​​‍‌‌ ‌‍‍ ‌‍‌‌‌ ‍‌​‍‌‌​ ​ ‌​‌​​‍‌‌​ ​ ‌​‌​​‍‌‌​ ​‍​ ​‍‌‍‌‌‌‍​‍​ ​‍​ ‍​‌‍​ ​ ‌‌‌‍​ ‌‍​ ‌‍‌‌‌‍​‍‌‍​‌​ ​‌​‍‌‌​ ​‍​ ​‍​‍‌‌​ ‌‌‌​‌​​‍ ‍‌‍ ​‌‍‍‌‌‍ ‍‌‍‍ ‌ ​ ​‍‌‌​ ‌‌‌​​‍‌‌ ‌‍‍ ‌‍‌‌‌ ‍‌​‍‌‌​ ​ ‌​‌​​‍‌‌​ ​ ‌​‌​​‍‌‌​ ​‍​ ​‍​ ​‌​ ​ ​ ​‌‌‍​‍​ ​​​ ​‌‌‍​‌​ ‌ ​ ​‍​ ​‍​ ‌‍​ ‌​​‍‌‌​ ​‍​ ​‍​‍‌‌​ ‌‌‌​‌​​‍ ‍‌‍ ‍‌‍​‌‌‍ ‌‌‍‌‌​ ‌‍​‍‌‍​‌‌ ​ ‌‍‌‌‌‌‌‌‌ ​‍‌‍ ​​ ‌‌‍‍​‌ ‌​‌ ‌​‌ ​​‌ ​ ​‍‌‌​ ​ ‌​​‌​‍‌‌​ ​‍‌​‌‍​‍‌‌​ ​‍‌​‌‍‌‍​ ‌‍‍​‌‍‌‌‌‍ ​‌ ​ ‌‍‌‌‌‍​‌‌ ​​‌‍‍‌‌‍‌‌‌ ​‍‌ ​ ​‍ ‍‌ ​ ‌‍​‌‌‍ ‍‌‍‍‌‌ ‌​‌ ‍‌​‍ ‍‌ ​ ‌ ‌​‌ ‌‌‌‍‌​‌‍‍‌‌‍ ​‍‌‍‌‍‍‌‌‍‌​​ ‌‌‍‌‍‌‍ ‌‍ ‌ ‌​‌‍‌‌‌ ​‍​‍‌‍‌ ‌​‌ ‍‌‌ ​​‌‍‌‌​ ‌‌‍‌‍‌‍ ‌‍ ‌ ‌​‌‍‌‌‌ ​‍​‍‌‍‌ ​​‌‍​‌‌ ‌​‌‍‍​​ ‌‌‍​ ‌‍ ‌‍ ​‌ ‌‌‌‍ ‌‌‍ ‍‌ ​ ​‍‌‌​ ‌‌‌​​‍‌‌ ‌‍‍ ‌‍‌‌‌ ‍‌​‍‌‌​ ​ ‌​‌​​‍‌‌​ ​ ‌​‌​​‍‌‌​ ​‍​ ​‍‌‍‌‌‌‍​‍​ ​‍​ ‍​‌‍​ ​ ‌‌‌‍​ ‌‍​ ‌‍‌‌‌‍​‍‌‍​‌​ ​‌​‍‌‌​ ​‍​ ​‍​‍‌‌​ ‌‌‌​‌​​‍ ‍‌‍ ​‌‍‍‌‌‍ ‍‌‍‍ ‌ ​ ​‍‌‌​ ‌‌‌​​‍‌‌ ‌‍‍ ‌‍‌‌‌ ‍‌​‍‌‌​ ​ ‌​‌​​‍‌‌​ ​ ‌​‌​​‍‌‌​ ​‍​ ​‍​ ​‌​ ​ ​ ​‌‌‍​‍​ ​​​ ​‌‌‍​‌​ ‌ ​ ​‍​ ​‍​ ‌‍​ ‌​​‍‌‌​ ​‍​ ​‍​‍‌‌​ ‌‌‌​‌​​‍ ‍‌‍ ‍‌‍​‌‌‍ ‌‌‍‌‌​‍‌‍‌ ​​‌‍‌‌‌ ​‍‌ ​ ‌ ​​‌‍‌‌‌‍​ ‌ ‌​‌‍‍‌‌ ‌‍‌‍‌‌​ ‌‌ ​​‌ ‌‌‌‍​‍‌‍ ​‌‍‍‌‌ ​ ‌‍‍​‌‍‌‌‌‍‌​​‍​‍‌ ‌
Field House Brooklyn​​​​‌ ‍ ​‍​‍‌‍ ‌ ​‍‌‍‍‌‌‍‌ ‌‍‍‌‌‍ ‍​‍​‍​ ‍‍​‍​‍‌ ​ ‌‍​‌‌‍ ‍‌‍‍‌‌ ‌​‌ ‍‌​‍ ‍‌‍‍‌‌‍ ​‍​‍​‍ ​​‍​‍‌‍‍​‌ ​‍‌‍‌‌‌‍‌‍​‍​‍​ ‍‍​‍​‍‌‍‍​‌ ‌​‌ ‌​‌ ​​‌ ​ ​ ‍‍​‍ ​‍ ‌‍​ ‌‍‍​‌‍‌‌‌‍ ​‌ ​ ‌‍‌‌‌‍​‌‌ ​​‌‍‍‌‌‍‌‌‌ ​‍‌ ​ ​‍ ‍‌ ​ ‌‍​‌‌‍ ‍‌‍‍‌‌ ‌​‌ ‍‌​‍ ‍‌ ​ ‌ ‌​‌ ‌‌‌‍‌​‌‍‍‌‌‍ ​‍ ‌‍‍‌‌‍ ‍‌ ‌​‌‍‌‌‌‍ ‍‌ ‌​​‍ ‌‍‌‌‌‍‌​‌‍‍‌‌ ‌​​‍ ‌‍ ‌‌‍ ‌‍‌​‌‍‌‌​ ‌‌ ​​‌ ​‍‌‍‌‌‌ ​ ‌‍‌‌‌‍ ‍‌ ‌​‌‍​‌‌ ‌​‌‍‍‌‌‍ ‌‍ ‍​ ‍ ‌‍‍‌‌‍‌​​ ‌‌‍‌‍‌‍ ‌‍ ‌ ‌​‌‍‌‌‌ ​‍​ ‍ ‌ ‌​‌ ‍‌‌ ​​‌‍‌‌​ ‌‌‍‌‍‌‍ ‌‍ ‌ ‌​‌‍‌‌‌ ​‍​ ‍ ‌ ​​‌‍​‌‌ ‌​‌‍‍​​ ‌‌‍​ ‌‍ ‌‍ ​‌ ‌‌‌‍ ‌‌‍ ‍‌ ​ ​‍‌‌​ ‌‌‌​​‍‌‌ ‌‍‍ ‌‍‌‌‌ ‍‌​‍‌‌​ ​ ‌​‌​​‍‌‌​ ​ ‌​‌​​‍‌‌​ ​‍​ ​‍‌‍‌‌‌‍​‍​ ​‍​ ‍​‌‍​ ​ ‌‌‌‍​ ‌‍​ ‌‍‌‌‌‍​‍‌‍​‌​ ​‌​‍‌‌​ ​‍​ ​‍​‍‌‌​ ‌‌‌​‌​​‍ ‍‌‍ ​‌‍‍‌‌‍ ‍‌‍‍ ‌ ​ ​‍‌‌​ ‌‌‌​​‍‌‌ ‌‍‍ ‌‍‌‌‌ ‍‌​‍‌‌​ ​ ‌​‌​​‍‌‌​ ​ ‌​‌​​‍‌‌​ ​‍​ ​‍​ ‌‍​ ‍​​ ‌ ‌‍‌​​ ​‌​ ​‍​ ‌‌​ ‌‍​ ​‍​ ​‌‌‍​ ​ ​‌​‍‌‌​ ​‍​ ​‍​‍‌‌​ ‌‌‌​‌​​‍ ‍‌‍ ‍‌‍​‌‌‍ ‌‌‍‌‌​ ‌‍​‍‌‍​‌‌ ​ ‌‍‌‌‌‌‌‌‌ ​‍‌‍ ​​ ‌‌‍‍​‌ ‌​‌ ‌​‌ ​​‌ ​ ​‍‌‌​ ​ ‌​​‌​‍‌‌​ ​‍‌​‌‍​‍‌‌​ ​‍‌​‌‍‌‍​ ‌‍‍​‌‍‌‌‌‍ ​‌ ​ ‌‍‌‌‌‍​‌‌ ​​‌‍‍‌‌‍‌‌‌ ​‍‌ ​ ​‍ ‍‌ ​ ‌‍​‌‌‍ ‍‌‍‍‌‌ ‌​‌ ‍‌​‍ ‍‌ ​ ‌ ‌​‌ ‌‌‌‍‌​‌‍‍‌‌‍ ​‍‌‍‌‍‍‌‌‍‌​​ ‌‌‍‌‍‌‍ ‌‍ ‌ ‌​‌‍‌‌‌ ​‍​‍‌‍‌ ‌​‌ ‍‌‌ ​​‌‍‌‌​ ‌‌‍‌‍‌‍ ‌‍ ‌ ‌​‌‍‌‌‌ ​‍​‍‌‍‌ ​​‌‍​‌‌ ‌​‌‍‍​​ ‌‌‍​ ‌‍ ‌‍ ​‌ ‌‌‌‍ ‌‌‍ ‍‌ ​ ​‍‌‌​ ‌‌‌​​‍‌‌ ‌‍‍ ‌‍‌‌‌ ‍‌​‍‌‌​ ​ ‌​‌​​‍‌‌​ ​ ‌​‌​​‍‌‌​ ​‍​ ​‍‌‍‌‌‌‍​‍​ ​‍​ ‍​‌‍​ ​ ‌‌‌‍​ ‌‍​ ‌‍‌‌‌‍​‍‌‍​‌​ ​‌​‍‌‌​ ​‍​ ​‍​‍‌‌​ ‌‌‌​‌​​‍ ‍‌‍ ​‌‍‍‌‌‍ ‍‌‍‍ ‌ ​ ​‍‌‌​ ‌‌‌​​‍‌‌ ‌‍‍ ‌‍‌‌‌ ‍‌​‍‌‌​ ​ ‌​‌​​‍‌‌​ ​ ‌​‌​​‍‌‌​ ​‍​ ​‍​ ‌‍​ ‍​​ ‌ ‌‍‌​​ ​‌​ ​‍​ ‌‌​ ‌‍​ ​‍​ ​‌‌‍​ ​ ​‌​‍‌‌​ ​‍​ ​‍​‍‌‌​ ‌‌‌​‌​​‍ ‍‌‍ ‍‌‍​‌‌‍ ‌‌‍‌‌​‍‌‍‌ ​​‌‍‌‌‌ ​‍‌ ​ ‌ ​​‌‍‌‌‌‍​ ‌ ‌​‌‍‍‌‌ ‌‍‌‍‌‌​ ‌‌ ​​‌ ‌‌‌‍​‍‌‍ ​‌‍‍‌‌ ​ ‌‍‍​‌‍‌‌‌‍‌​​‍​‍‌ ‌
Sky Rink​​​​‌ ‍ ​‍​‍‌‍ ‌ ​‍‌‍‍‌‌‍‌ ‌‍‍‌‌‍ ‍​‍​‍​ ‍‍​‍​‍‌ ​ ‌‍​‌‌‍ ‍‌‍‍‌‌ ‌​‌ ‍‌​‍ ‍‌‍‍‌‌‍ ​‍​‍​‍ ​​‍​‍‌‍‍​‌ ​‍‌‍‌‌‌‍‌‍​‍​‍​ ‍‍​‍​‍‌‍‍​‌ ‌​‌ ‌​‌ ​​‌ ​ ​ ‍‍​‍ ​‍ ‌‍​ ‌‍‍​‌‍‌‌‌‍ ​‌ ​ ‌‍‌‌‌‍​‌‌ ​​‌‍‍‌‌‍‌‌‌ ​‍‌ ​ ​‍ ‍‌ ​ ‌‍​‌‌‍ ‍‌‍‍‌‌ ‌​‌ ‍‌​‍ ‍‌ ​ ‌ ‌​‌ ‌‌‌‍‌​‌‍‍‌‌‍ ​‍ ‌‍‍‌‌‍ ‍‌ ‌​‌‍‌‌‌‍ ‍‌ ‌​​‍ ‌‍‌‌‌‍‌​‌‍‍‌‌ ‌​​‍ ‌‍ ‌‌‍ ‌‍‌​‌‍‌‌​ ‌‌ ​​‌ ​‍‌‍‌‌‌ ​ ‌‍‌‌‌‍ ‍‌ ‌​‌‍​‌‌ ‌​‌‍‍‌‌‍ ‌‍ ‍​ ‍ ‌‍‍‌‌‍‌​​ ‌‌‍‌‍‌‍ ‌‍ ‌ ‌​‌‍‌‌‌ ​‍​ ‍ ‌ ‌​‌ ‍‌‌ ​​‌‍‌‌​ ‌‌‍‌‍‌‍ ‌‍ ‌ ‌​‌‍‌‌‌ ​‍​ ‍ ‌ ​​‌‍​‌‌ ‌​‌‍‍​​ ‌‌‍​ ‌‍ ‌‍ ​‌ ‌‌‌‍ ‌‌‍ ‍‌ ​ ​‍‌‌​ ‌‌‌​​‍‌‌ ‌‍‍ ‌‍‌‌‌ ‍‌​‍‌‌​ ​ ‌​‌​​‍‌‌​ ​ ‌​‌​​‍‌‌​ ​‍​ ​‍‌‍‌‌‌‍​‍​ ​‍​ ‍​‌‍​ ​ ‌‌‌‍​ ‌‍​ ‌‍‌‌‌‍​‍‌‍​‌​ ​‌​‍‌‌​ ​‍​ ​‍​‍‌‌​ ‌‌‌​‌​​‍ ‍‌‍ ​‌‍‍‌‌‍ ‍‌‍‍ ‌ ​ ​‍‌‌​ ‌‌‌​​‍‌‌ ‌‍‍ ‌‍‌‌‌ ‍‌​‍‌‌​ ​ ‌​‌​​‍‌‌​ ​ ‌​‌​​‍‌‌​ ​‍​ ​‍​ ‌​​ ‌ ‌‍‌‍‌‍‌‍​ ​​​ ‌‍​ ‌‌​ ‌​‌‍‌​‌‍‌​​ ​‌‌‍​‍​‍‌‌​ ​‍​ ​‍​‍‌‌​ ‌‌‌​‌​​‍ ‍‌‍ ‍‌‍​‌‌‍ ‌‌‍‌‌​ ‌‍​‍‌‍​‌‌ ​ ‌‍‌‌‌‌‌‌‌ ​‍‌‍ ​​ ‌‌‍‍​‌ ‌​‌ ‌​‌ ​​‌ ​ ​‍‌‌​ ​ ‌​​‌​‍‌‌​ ​‍‌​‌‍​‍‌‌​ ​‍‌​‌‍‌‍​ ‌‍‍​‌‍‌‌‌‍ ​‌ ​ ‌‍‌‌‌‍​‌‌ ​​‌‍‍‌‌‍‌‌‌ ​‍‌ ​ ​‍ ‍‌ ​ ‌‍​‌‌‍ ‍‌‍‍‌‌ ‌​‌ ‍‌​‍ ‍‌ ​ ‌ ‌​‌ ‌‌‌‍‌​‌‍‍‌‌‍ ​‍‌‍‌‍‍‌‌‍‌​​ ‌‌‍‌‍‌‍ ‌‍ ‌ ‌​‌‍‌‌‌ ​‍​‍‌‍‌ ‌​‌ ‍‌‌ ​​‌‍‌‌​ ‌‌‍‌‍‌‍ ‌‍ ‌ ‌​‌‍‌‌‌ ​‍​‍‌‍‌ ​​‌‍​‌‌ ‌​‌‍‍​​ ‌‌‍​ ‌‍ ‌‍ ​‌ ‌‌‌‍ ‌‌‍ ‍‌ ​ ​‍‌‌​ ‌‌‌​​‍‌‌ ‌‍‍ ‌‍‌‌‌ ‍‌​‍‌‌​ ​ ‌​‌​​‍‌‌​ ​ ‌​‌​​‍‌‌​ ​‍​ ​‍‌‍‌‌‌‍​‍​ ​‍​ ‍​‌‍​ ​ ‌‌‌‍​ ‌‍​ ‌‍‌‌‌‍​‍‌‍​‌​ ​‌​‍‌‌​ ​‍​ ​‍​‍‌‌​ ‌‌‌​‌​​‍ ‍‌‍ ​‌‍‍‌‌‍ ‍‌‍‍ ‌ ​ ​‍‌‌​ ‌‌‌​​‍‌‌ ‌‍‍ ‌‍‌‌‌ ‍‌​‍‌‌​ ​ ‌​‌​​‍‌‌​ ​ ‌​‌​​‍‌‌​ ​‍​ ​‍​ ‌​​ ‌ ‌‍‌‍‌‍‌‍​ ​​​ ‌‍​ ‌‌​ ‌​‌‍‌​‌‍‌​​ ​‌‌‍​‍​‍‌‌​ ​‍​ ​‍​‍‌‌​ ‌‌‌​‌​​‍ ‍‌‍ ‍‌‍​‌‌‍ ‌‌‍‌‌​‍‌‍‌ ​​‌‍‌‌‌ ​‍‌ ​ ‌ ​​‌‍‌‌‌‍​ ‌ ‌​‌‍‍‌‌ ‌‍‌‍‌‌​ ‌‌ ​​‌ ‌‌‌‍​‍‌‍ ​‌‍‍‌‌ ​ ‌‍‍​‌‍‌‌‌‍‌​​‍​‍‌ ‌
Swim​​​​‌ ‍ ​‍​‍‌‍ ‌ ​‍‌‍‍‌‌‍‌ ‌‍‍‌‌‍ ‍​‍​‍​ ‍‍​‍​‍‌ ​ ‌‍​‌‌‍ ‍‌‍‍‌‌ ‌​‌ ‍‌​‍ ‍‌‍‍‌‌‍ ​‍​‍​‍ ​​‍​‍‌‍‍​‌ ​‍‌‍‌‌‌‍‌‍​‍​‍​ ‍‍​‍​‍‌‍‍​‌ ‌​‌ ‌​‌ ​​‌ ​ ​ ‍‍​‍ ​‍ ‌‍​ ‌‍‍​‌‍‌‌‌‍ ​‌ ​ ‌‍‌‌‌‍​‌‌ ​​‌‍‍‌‌‍‌‌‌ ​‍‌ ​ ​‍ ‍‌ ​ ‌‍​‌‌‍ ‍‌‍‍‌‌ ‌​‌ ‍‌​‍ ‍‌ ​ ‌ ‌​‌ ‌‌‌‍‌​‌‍‍‌‌‍ ​‍ ‌‍‍‌‌‍ ‍‌ ‌​‌‍‌‌‌‍ ‍‌ ‌​​‍ ‌‍‌‌‌‍‌​‌‍‍‌‌ ‌​​‍ ‌‍ ‌‌‍ ‌‍‌​‌‍‌‌​ ‌‌ ​​‌ ​‍‌‍‌‌‌ ​ ‌‍‌‌‌‍ ‍‌ ‌​‌‍​‌‌ ‌​‌‍‍‌‌‍ ‌‍ ‍​ ‍ ‌‍‍‌‌‍‌​​ ‌‌‍‌‍‌‍ ‌‍ ‌ ‌​‌‍‌‌‌ ​‍​ ‍ ‌ ‌​‌ ‍‌‌ ​​‌‍‌‌​ ‌‌‍‌‍‌‍ ‌‍ ‌ ‌​‌‍‌‌‌ ​‍​ ‍ ‌ ​​‌‍​‌‌ ‌​‌‍‍​​ ‌‌‍​ ‌‍ ‌‍ ​‌ ‌‌‌‍ ‌‌‍ ‍‌ ​ ​‍‌‌​ ‌‌‌​​‍‌‌ ‌‍‍ ‌‍‌‌‌ ‍‌​‍‌‌​ ​ ‌​‌​​‍‌‌​ ​ ‌​‌​​‍‌‌​ ​‍​ ​‍‌‍‌‌‌‍​‍​ ​‍​ ‍​‌‍​ ​ ‌‌‌‍​ ‌‍​ ‌‍‌‌‌‍​‍‌‍​‌​ ​‌​‍‌‌​ ​‍​ ​‍​‍‌‌​ ‌‌‌​‌​​‍ ‍‌‍ ​‌‍‍‌‌‍ ‍‌‍‍ ‌ ​ ​‍‌‌​ ‌‌‌​​‍‌‌ ‌‍‍ ‌‍‌‌‌ ‍‌​‍‌‌​ ​ ‌​‌​​‍‌‌​ ​ ‌​‌​​‍‌‌​ ​‍​ ​‍‌‍‌‍‌‍‌‍​ ​​​ ‌‌​ ‌‌​ ‌​​ ​‍‌‍​ ​ ​‌​ ​ ‌‍​ ‌‍​‌‌‍​ ‌‍‌‌​ ‌‍​ ​‌​ ​ ‌‍​ ‌‍​‍​ ‌​​ ‍​‌‍‌​​ ‍​​ ‌‍​ ‌‌‌‍​‍​ ‌​​ ‌​​ ​‌​ ‍‌​ ‍‌‌‍​ ​‍‌‌​ ​‍​ ​‍​‍‌‌​ ‌‌‌​‌​​‍ ‍‌‍ ‍‌‍​‌‌‍ ‌‌‍‌‌​ ‌‍​‍‌‍​‌‌ ​ ‌‍‌‌‌‌‌‌‌ ​‍‌‍ ​​ ‌‌‍‍​‌ ‌​‌ ‌​‌ ​​‌ ​ ​‍‌‌​ ​ ‌​​‌​‍‌‌​ ​‍‌​‌‍​‍‌‌​ ​‍‌​‌‍‌‍​ ‌‍‍​‌‍‌‌‌‍ ​‌ ​ ‌‍‌‌‌‍​‌‌ ​​‌‍‍‌‌‍‌‌‌ ​‍‌ ​ ​‍ ‍‌ ​ ‌‍​‌‌‍ ‍‌‍‍‌‌ ‌​‌ ‍‌​‍ ‍‌ ​ ‌ ‌​‌ ‌‌‌‍‌​‌‍‍‌‌‍ ​‍‌‍‌‍‍‌‌‍‌​​ ‌‌‍‌‍‌‍ ‌‍ ‌ ‌​‌‍‌‌‌ ​‍​‍‌‍‌ ‌​‌ ‍‌‌ ​​‌‍‌‌​ ‌‌‍‌‍‌‍ ‌‍ ‌ ‌​‌‍‌‌‌ ​‍​‍‌‍‌ ​​‌‍​‌‌ ‌​‌‍‍​​ ‌‌‍​ ‌‍ ‌‍ ​‌ ‌‌‌‍ ‌‌‍ ‍‌ ​ ​‍‌‌​ ‌‌‌​​‍‌‌ ‌‍‍ ‌‍‌‌‌ ‍‌​‍‌‌​ ​ ‌​‌​​‍‌‌​ ​ ‌​‌​​‍‌‌​ ​‍​ ​‍‌‍‌‌‌‍​‍​ ​‍​ ‍​‌‍​ ​ ‌‌‌‍​ ‌‍​ ‌‍‌‌‌‍​‍‌‍​‌​ ​‌​‍‌‌​ ​‍​ ​‍​‍‌‌​ ‌‌‌​‌​​‍ ‍‌‍ ​‌‍‍‌‌‍ ‍‌‍‍ ‌ ​ ​‍‌‌​ ‌‌‌​​‍‌‌ ‌‍‍ ‌‍‌‌‌ ‍‌​‍‌‌​ ​ ‌​‌​​‍‌‌​ ​ ‌​‌​​‍‌‌​ ​‍​ ​‍‌‍‌‍‌‍‌‍​ ​​​ ‌‌​ ‌‌​ ‌​​ ​‍‌‍​ ​ ​‌​ ​ ‌‍​ ‌‍​‌‌‍​ ‌‍‌‌​ ‌‍​ ​‌​ ​ ‌‍​ ‌‍​‍​ ‌​​ ‍​‌‍‌​​ ‍​​ ‌‍​ ‌‌‌‍​‍​ ‌​​ ‌​​ ​‌​ ‍‌​ ‍‌‌‍​ ​‍‌‌​ ​‍​ ​‍​‍‌‌​ ‌‌‌​‌​​‍ ‍‌‍ ‍‌‍​‌‌‍ ‌‌‍‌‌​‍‌‍‌ ​​‌‍‌‌‌ ​‍‌ ​ ‌ ​​‌‍‌‌‌‍​ ‌ ‌​‌‍‍‌‌ ‌‍‌‍‌‌​ ‌‌ ​​‌ ‌‌‌‍​‍‌‍ ​‌‍‍‌‌ ​ ‌‍‍​‌‍‌‌‌‍‌​​‍​‍‌ ‌
Golf Club​​​​‌ ‍ ​‍​‍‌‍ ‌ ​‍‌‍‍‌‌‍‌ ‌‍‍‌‌‍ ‍​‍​‍​ ‍‍​‍​‍‌ ​ ‌‍​‌‌‍ ‍‌‍‍‌‌ ‌​‌ ‍‌​‍ ‍‌‍‍‌‌‍ ​‍​‍​‍ ​​‍​‍‌‍‍​‌ ​‍‌‍‌‌‌‍‌‍​‍​‍​ ‍‍​‍​‍‌‍‍​‌ ‌​‌ ‌​‌ ​​‌ ​ ​ ‍‍​‍ ​‍ ‌‍​ ‌‍‍​‌‍‌‌‌‍ ​‌ ​ ‌‍‌‌‌‍​‌‌ ​​‌‍‍‌‌‍‌‌‌ ​‍‌ ​ ​‍ ‍‌ ​ ‌‍​‌‌‍ ‍‌‍‍‌‌ ‌​‌ ‍‌​‍ ‍‌ ​ ‌ ‌​‌ ‌‌‌‍‌​‌‍‍‌‌‍ ​‍ ‌‍‍‌‌‍ ‍‌ ‌​‌‍‌‌‌‍ ‍‌ ‌​​‍ ‌‍‌‌‌‍‌​‌‍‍‌‌ ‌​​‍ ‌‍ ‌‌‍ ‌‍‌​‌‍‌‌​ ‌‌ ​​‌ ​‍‌‍‌‌‌ ​ ‌‍‌‌‌‍ ‍‌ ‌​‌‍​‌‌ ‌​‌‍‍‌‌‍ ‌‍ ‍​ ‍ ‌‍‍‌‌‍‌​​ ‌‌‍‌‍‌‍ ‌‍ ‌ ‌​‌‍‌‌‌ ​‍​ ‍ ‌ ‌​‌ ‍‌‌ ​​‌‍‌‌​ ‌‌‍‌‍‌‍ ‌‍ ‌ ‌​‌‍‌‌‌ ​‍​ ‍ ‌ ​​‌‍​‌‌ ‌​‌‍‍​​ ‌‌‍​ ‌‍ ‌‍ ​‌ ‌‌‌‍ ‌‌‍ ‍‌ ​ ​‍‌‌​ ‌‌‌​​‍‌‌ ‌‍‍ ‌‍‌‌‌ ‍‌​‍‌‌​ ​ ‌​‌​​‍‌‌​ ​ ‌​‌​​‍‌‌​ ​‍​ ​‍‌‍‌‌‌‍​‍​ ​‍​ ‍​‌‍​ ​ ‌‌‌‍​ ‌‍​ ‌‍‌‌‌‍​‍‌‍​‌​ ​‌​‍‌‌​ ​‍​ ​‍​‍‌‌​ ‌‌‌​‌​​‍ ‍‌‍ ​‌‍‍‌‌‍ ‍‌‍‍ ‌ ​ ​‍‌‌​ ‌‌‌​​‍‌‌ ‌‍‍ ‌‍‌‌‌ ‍‌​‍‌‌​ ​ ‌​‌​​‍‌‌​ ​ ‌​‌​​‍‌‌​ ​‍​ ​‍​ ‌​‌‍‌‌​ ‌‍‌‍‌​​ ​‍​ ‌‍​ ​‍‌‍‌‍‌‍​‌‌‍​ ‌‍​ ‌‍​ ​‍‌‌​ ​‍​ ​‍​‍‌‌​ ‌‌‌​‌​​‍ ‍‌‍ ‍‌‍​‌‌‍ ‌‌‍‌‌​ ‌‍​‍‌‍​‌‌ ​ ‌‍‌‌‌‌‌‌‌ ​‍‌‍ ​​ ‌‌‍‍​‌ ‌​‌ ‌​‌ ​​‌ ​ ​‍‌‌​ ​ ‌​​‌​‍‌‌​ ​‍‌​‌‍​‍‌‌​ ​‍‌​‌‍‌‍​ ‌‍‍​‌‍‌‌‌‍ ​‌ ​ ‌‍‌‌‌‍​‌‌ ​​‌‍‍‌‌‍‌‌‌ ​‍‌ ​ ​‍ ‍‌ ​ ‌‍​‌‌‍ ‍‌‍‍‌‌ ‌​‌ ‍‌​‍ ‍‌ ​ ‌ ‌​‌ ‌‌‌‍‌​‌‍‍‌‌‍ ​‍‌‍‌‍‍‌‌‍‌​​ ‌‌‍‌‍‌‍ ‌‍ ‌ ‌​‌‍‌‌‌ ​‍​‍‌‍‌ ‌​‌ ‍‌‌ ​​‌‍‌‌​ ‌‌‍‌‍‌‍ ‌‍ ‌ ‌​‌‍‌‌‌ ​‍​‍‌‍‌ ​​‌‍​‌‌ ‌​‌‍‍​​ ‌‌‍​ ‌‍ ‌‍ ​‌ ‌‌‌‍ ‌‌‍ ‍‌ ​ ​‍‌‌​ ‌‌‌​​‍‌‌ ‌‍‍ ‌‍‌‌‌ ‍‌​‍‌‌​ ​ ‌​‌​​‍‌‌​ ​ ‌​‌​​‍‌‌​ ​‍​ ​‍‌‍‌‌‌‍​‍​ ​‍​ ‍​‌‍​ ​ ‌‌‌‍​ ‌‍​ ‌‍‌‌‌‍​‍‌‍​‌​ ​‌​‍‌‌​ ​‍​ ​‍​‍‌‌​ ‌‌‌​‌​​‍ ‍‌‍ ​‌‍‍‌‌‍ ‍‌‍‍ ‌ ​ ​‍‌‌​ ‌‌‌​​‍‌‌ ‌‍‍ ‌‍‌‌‌ ‍‌​‍‌‌​ ​ ‌​‌​​‍‌‌​ ​ ‌​‌​​‍‌‌​ ​‍​ ​‍​ ‌​‌‍‌‌​ ‌‍‌‍‌​​ ​‍​ ‌‍​ ​‍‌‍‌‍‌‍​‌‌‍​ ‌‍​ ‌‍​ ​‍‌‌​ ​‍​ ​‍​‍‌‌​ ‌‌‌​‌​​‍ ‍‌‍ ‍‌‍​‌‌‍ ‌‌‍‌‌​‍‌‍‌ ​​‌‍‌‌‌ ​‍‌ ​ ‌ ​​‌‍‌‌‌‍​ ‌ ‌​‌‍‍‌‌ ‌‍‌‍‌‌​ ‌‌ ​​‌ ‌‌‌‍​‍‌‍ ​‌‍‍‌‌ ​ ‌‍‍​‌‍‌‌‌‍‌​​‍​‍‌ ‌
Athletic Club​​​​‌ ‍ ​‍​‍‌‍ ‌ ​‍‌‍‍‌‌‍‌ ‌‍‍‌‌‍ ‍​‍​‍​ ‍‍​‍​‍‌ ​ ‌‍​‌‌‍ ‍‌‍‍‌‌ ‌​‌ ‍‌​‍ ‍‌‍‍‌‌‍ ​‍​‍​‍ ​​‍​‍‌‍‍​‌ ​‍‌‍‌‌‌‍‌‍​‍​‍​ ‍‍​‍​‍‌‍‍​‌ ‌​‌ ‌​‌ ​​‌ ​ ​ ‍‍​‍ ​‍ ‌‍​ ‌‍‍​‌‍‌‌‌‍ ​‌ ​ ‌‍‌‌‌‍​‌‌ ​​‌‍‍‌‌‍‌‌‌ ​‍‌ ​ ​‍ ‍‌ ​ ‌‍​‌‌‍ ‍‌‍‍‌‌ ‌​‌ ‍‌​‍ ‍‌ ​ ‌ ‌​‌ ‌‌‌‍‌​‌‍‍‌‌‍ ​‍ ‌‍‍‌‌‍ ‍‌ ‌​‌‍‌‌‌‍ ‍‌ ‌​​‍ ‌‍‌‌‌‍‌​‌‍‍‌‌ ‌​​‍ ‌‍ ‌‌‍ ‌‍‌​‌‍‌‌​ ‌‌ ​​‌ ​‍‌‍‌‌‌ ​ ‌‍‌‌‌‍ ‍‌ ‌​‌‍​‌‌ ‌​‌‍‍‌‌‍ ‌‍ ‍​ ‍ ‌‍‍‌‌‍‌​​ ‌‌‍‌‍‌‍ ‌‍ ‌ ‌​‌‍‌‌‌ ​‍​ ‍ ‌ ‌​‌ ‍‌‌ ​​‌‍‌‌​ ‌‌‍‌‍‌‍ ‌‍ ‌ ‌​‌‍‌‌‌ ​‍​ ‍ ‌ ​​‌‍​‌‌ ‌​‌‍‍​​ ‌‌‍​ ‌‍ ‌‍ ​‌ ‌‌‌‍ ‌‌‍ ‍‌ ​ ​‍‌‌​ ‌‌‌​​‍‌‌ ‌‍‍ ‌‍‌‌‌ ‍‌​‍‌‌​ ​ ‌​‌​​‍‌‌​ ​ ‌​‌​​‍‌‌​ ​‍​ ​‍‌‍‌‌‌‍​‍​ ​‍​ ‍​‌‍​ ​ ‌‌‌‍​ ‌‍​ ‌‍‌‌‌‍​‍‌‍​‌​ ​‌​‍‌‌​ ​‍​ ​‍​‍‌‌​ ‌‌‌​‌​​‍ ‍‌‍ ​‌‍‍‌‌‍ ‍‌‍‍ ‌ ​ ​‍‌‌​ ‌‌‌​​‍‌‌ ‌‍‍ ‌‍‌‌‌ ‍‌​‍‌‌​ ​ ‌​‌​​‍‌‌​ ​ ‌​‌​​‍‌‌​ ​‍​ ​‍​ ‍​‌‍​‌​ ​ ​ ‌​‌‍​‌​ ‌ ‌‍‌​‌‍​‌​ ​ ​ ‍​‌‍‌‌‌‍​ ​‍‌‌​ ​‍​ ​‍​‍‌‌​ ‌‌‌​‌​​‍ ‍‌‍ ‍‌‍​‌‌‍ ‌‌‍‌‌​ ‌‍​‍‌‍​‌‌ ​ ‌‍‌‌‌‌‌‌‌ ​‍‌‍ ​​ ‌‌‍‍​‌ ‌​‌ ‌​‌ ​​‌ ​ ​‍‌‌​ ​ ‌​​‌​‍‌‌​ ​‍‌​‌‍​‍‌‌​ ​‍‌​‌‍‌‍​ ‌‍‍​‌‍‌‌‌‍ ​‌ ​ ‌‍‌‌‌‍​‌‌ ​​‌‍‍‌‌‍‌‌‌ ​‍‌ ​ ​‍ ‍‌ ​ ‌‍​‌‌‍ ‍‌‍‍‌‌ ‌​‌ ‍‌​‍ ‍‌ ​ ‌ ‌​‌ ‌‌‌‍‌​‌‍‍‌‌‍ ​‍‌‍‌‍‍‌‌‍‌​​ ‌‌‍‌‍‌‍ ‌‍ ‌ ‌​‌‍‌‌‌ ​‍​‍‌‍‌ ‌​‌ ‍‌‌ ​​‌‍‌‌​ ‌‌‍‌‍‌‍ ‌‍ ‌ ‌​‌‍‌‌‌ ​‍​‍‌‍‌ ​​‌‍​‌‌ ‌​‌‍‍​​ ‌‌‍​ ‌‍ ‌‍ ​‌ ‌‌‌‍ ‌‌‍ ‍‌ ​ ​‍‌‌​ ‌‌‌​​‍‌‌ ‌‍‍ ‌‍‌‌‌ ‍‌​‍‌‌​ ​ ‌​‌​​‍‌‌​ ​ ‌​‌​​‍‌‌​ ​‍​ ​‍‌‍‌‌‌‍​‍​ ​‍​ ‍​‌‍​ ​ ‌‌‌‍​ ‌‍​ ‌‍‌‌‌‍​‍‌‍​‌​ ​‌​‍‌‌​ ​‍​ ​‍​‍‌‌​ ‌‌‌​‌​​‍ ‍‌‍ ​‌‍‍‌‌‍ ‍‌‍‍ ‌ ​ ​‍‌‌​ ‌‌‌​​‍‌‌ ‌‍‍ ‌‍‌‌‌ ‍‌​‍‌‌​ ​ ‌​‌​​‍‌‌​ ​ ‌​‌​​‍‌‌​ ​‍​ ​‍​ ‍​‌‍​‌​ ​ ​ ‌​‌‍​‌​ ‌ ‌‍‌​‌‍​‌​ ​ ​ ‍​‌‍‌‌‌‍​ ​‍‌‌​ ​‍​ ​‍​‍‌‌​ ‌‌‌​‌​​‍ ‍‌‍ ‍‌‍​‌‌‍ ‌‌‍‌‌​‍‌‍‌ ​​‌‍‌‌‌ ​‍‌ ​ ‌ ​​‌‍‌‌‌‍​ ‌ ‌​‌‍‍‌‌ ‌‍‌‍‌‌​ ‌‌ ​​‌ ‌‌‌‍​‍‌‍ ​‌‍‍‌‌ ​ ‌‍‍​‌‍‌‌‌‍‌​​‍​‍‌ ‌
Marina​​​​‌ ‍ ​‍​‍‌‍ ‌ ​‍‌‍‍‌‌‍‌ ‌‍‍‌‌‍ ‍​‍​‍​ ‍‍​‍​‍‌ ​ ‌‍​‌‌‍ ‍‌‍‍‌‌ ‌​‌ ‍‌​‍ ‍‌‍‍‌‌‍ ​‍​‍​‍ ​​‍​‍‌‍‍​‌ ​‍‌‍‌‌‌‍‌‍​‍​‍​ ‍‍​‍​‍‌‍‍​‌ ‌​‌ ‌​‌ ​​‌ ​ ​ ‍‍​‍ ​‍ ‌‍​ ‌‍‍​‌‍‌‌‌‍ ​‌ ​ ‌‍‌‌‌‍​‌‌ ​​‌‍‍‌‌‍‌‌‌ ​‍‌ ​ ​‍ ‍‌ ​ ‌‍​‌‌‍ ‍‌‍‍‌‌ ‌​‌ ‍‌​‍ ‍‌ ​ ‌ ‌​‌ ‌‌‌‍‌​‌‍‍‌‌‍ ​‍ ‌‍‍‌‌‍ ‍‌ ‌​‌‍‌‌‌‍ ‍‌ ‌​​‍ ‌‍‌‌‌‍‌​‌‍‍‌‌ ‌​​‍ ‌‍ ‌‌‍ ‌‍‌​‌‍‌‌​ ‌‌ ​​‌ ​‍‌‍‌‌‌ ​ ‌‍‌‌‌‍ ‍‌ ‌​‌‍​‌‌ ‌​‌‍‍‌‌‍ ‌‍ ‍​ ‍ ‌‍‍‌‌‍‌​​ ‌‌‍‌‍‌‍ ‌‍ ‌ ‌​‌‍‌‌‌ ​‍​ ‍ ‌ ‌​‌ ‍‌‌ ​​‌‍‌‌​ ‌‌‍‌‍‌‍ ‌‍ ‌ ‌​‌‍‌‌‌ ​‍​ ‍ ‌ ​​‌‍​‌‌ ‌​‌‍‍​​ ‌‌‍​ ‌‍ ‌‍ ​‌ ‌‌‌‍ ‌‌‍ ‍‌ ​ ​‍‌‌​ ‌‌‌​​‍‌‌ ‌‍‍ ‌‍‌‌‌ ‍‌​‍‌‌​ ​ ‌​‌​​‍‌‌​ ​ ‌​‌​​‍‌‌​ ​‍​ ​‍‌‍‌‌‌‍​‍​ ​‍​ ‍​‌‍​ ​ ‌‌‌‍​ ‌‍​ ‌‍‌‌‌‍​‍‌‍​‌​ ​‌​‍‌‌​ ​‍​ ​‍​‍‌‌​ ‌‌‌​‌​​‍ ‍‌‍ ​‌‍‍‌‌‍ ‍‌‍‍ ‌ ​ ​‍‌‌​ ‌‌‌​​‍‌‌ ‌‍‍ ‌‍‌‌‌ ‍‌​‍‌‌​ ​ ‌​‌​​‍‌‌​ ​ ‌​‌​​‍‌‌​ ​‍​ ​‍​ ‌‍​ ‌‌​ ‌‍​ ‌‌‌‍‌‌‌‍‌‍‌‍​‌​ ​​​ ‌‍​ ‌‌​ ‌​‌‍‌​​‍‌‌​ ​‍​ ​‍​‍‌‌​ ‌‌‌​‌​​‍ ‍‌‍ ‍‌‍​‌‌‍ ‌‌‍‌‌​ ‌‍​‍‌‍​‌‌ ​ ‌‍‌‌‌‌‌‌‌ ​‍‌‍ ​​ ‌‌‍‍​‌ ‌​‌ ‌​‌ ​​‌ ​ ​‍‌‌​ ​ ‌​​‌​‍‌‌​ ​‍‌​‌‍​‍‌‌​ ​‍‌​‌‍‌‍​ ‌‍‍​‌‍‌‌‌‍ ​‌ ​ ‌‍‌‌‌‍​‌‌ ​​‌‍‍‌‌‍‌‌‌ ​‍‌ ​ ​‍ ‍‌ ​ ‌‍​‌‌‍ ‍‌‍‍‌‌ ‌​‌ ‍‌​‍ ‍‌ ​ ‌ ‌​‌ ‌‌‌‍‌​‌‍‍‌‌‍ ​‍‌‍‌‍‍‌‌‍‌​​ ‌‌‍‌‍‌‍ ‌‍ ‌ ‌​‌‍‌‌‌ ​‍​‍‌‍‌ ‌​‌ ‍‌‌ ​​‌‍‌‌​ ‌‌‍‌‍‌‍ ‌‍ ‌ ‌​‌‍‌‌‌ ​‍​‍‌‍‌ ​​‌‍​‌‌ ‌​‌‍‍​​ ‌‌‍​ ‌‍ ‌‍ ​‌ ‌‌‌‍ ‌‌‍ ‍‌ ​ ​‍‌‌​ ‌‌‌​​‍‌‌ ‌‍‍ ‌‍‌‌‌ ‍‌​‍‌‌​ ​ ‌​‌​​‍‌‌​ ​ ‌​‌​​‍‌‌​ ​‍​ ​‍‌‍‌‌‌‍​‍​ ​‍​ ‍​‌‍​ ​ ‌‌‌‍​ ‌‍​ ‌‍‌‌‌‍​‍‌‍​‌​ ​‌​‍‌‌​ ​‍​ ​‍​‍‌‌​ ‌‌‌​‌​​‍ ‍‌‍ ​‌‍‍‌‌‍ ‍‌‍‍ ‌ ​ ​‍‌‌​ ‌‌‌​​‍‌‌ ‌‍‍ ‌‍‌‌‌ ‍‌​‍‌‌​ ​ ‌​‌​​‍‌‌​ ​ ‌​‌​​‍‌‌​ ​‍​ ​‍​ ‌‍​ ‌‌​ ‌‍​ ‌‌‌‍‌‌‌‍‌‍‌‍​‌​ ​​​ ‌‍​ ‌‌​ ‌​‌‍‌​​‍‌‌​ ​‍​ ​‍​‍‌‌​ ‌‌‌​‌​​‍ ‍‌‍ ‍‌‍​‌‌‍ ‌‌‍‌‌​‍‌‍‌ ​​‌‍‌‌‌ ​‍‌ ​ ‌ ​​‌‍‌‌‌‍​ ‌ ‌​‌‍‍‌‌ ‌‍‌‍‌‌​ ‌‌ ​​‌ ‌‌‌‍​‍‌‍ ​‌‍‍‌‌ ​ ‌‍‍​‌‍‌‌‌‍‌​​‍​‍‌ ‌
Company​​​​‌ ‍ ​‍​‍‌‍ ‌ ​‍‌‍‍‌‌‍‌ ‌‍‍‌‌‍ ‍​‍​‍​ ‍‍​‍​‍‌ ​ ‌‍​‌‌‍ ‍‌‍‍‌‌ ‌​‌ ‍‌​‍ ‍‌‍‍‌‌‍ ​‍​‍​‍ ​​‍​‍‌‍‍​‌ ​‍‌‍‌‌‌‍‌‍​‍​‍​ ‍‍​‍​‍‌‍‍​‌ ‌​‌ ‌​‌ ​​‌ ​ ​ ‍‍​‍ ​‍ ‌‍​ ‌‍‍​‌‍‌‌‌‍ ​‌ ​ ‌‍‌‌‌‍​‌‌ ​​‌‍‍‌‌‍‌‌‌ ​‍‌ ​ ​‍ ‍‌ ​ ‌‍​‌‌‍ ‍‌‍‍‌‌ ‌​‌ ‍‌​‍ ‍‌ ​ ‌ ‌​‌ ‌‌‌‍‌​‌‍‍‌‌‍ ​‍ ‌‍‍‌‌‍ ‍‌ ‌​‌‍‌‌‌‍ ‍‌ ‌​​‍ ‌‍‌‌‌‍‌​‌‍‍‌‌ ‌​​‍ ‌‍ ‌‌‍ ‌‍‌​‌‍‌‌​ ‌‌ ​​‌ ​‍‌‍‌‌‌ ​ ‌‍‌‌‌‍ ‍‌ ‌​‌‍​‌‌ ‌​‌‍‍‌‌‍ ‌‍ ‍​ ‍ ‌‍‍‌‌‍‌​​ ‌‌‍‌‍‌‍ ‌‍ ‌ ‌​‌‍‌‌‌ ​‍​ ‍ ‌ ‌​‌ ‍‌‌ ​​‌‍‌‌​ ‌‌‍‌‍‌‍ ‌‍ ‌ ‌​‌‍‌‌‌ ​‍​ ‍ ‌ ​​‌‍​‌‌ ‌​‌‍‍​​ ‌‌‍​ ‌‍ ‌‍ ​‌ ‌‌‌‍ ‌‌‍ ‍‌ ​ ​‍‌‌​ ‌‌‌​​‍‌‌ ‌‍‍ ‌‍‌‌‌ ‍‌​‍‌‌​ ​ ‌​‌​​‍‌‌​ ​ ‌​‌​​‍‌‌​ ​‍​ ​‍‌‍​ ​ ​ ​ ‌​​ ​​‌‍​ ​ ‌‍‌‍‌​​ ‌​‌‍‌‍‌‍‌‌‌‍‌‌‌‍‌​​‍‌‌​ ​‍​ ​‍​‍‌‌​ ‌‌‌​‌​​‍ ‍‌ ‌​‌‍‍‌‌ ‌​‌‍ ​‌‍‌‌​ ‌‍​‍‌‍​‌‌ ​ ‌‍‌‌‌‌‌‌‌ ​‍‌‍ ​​ ‌‌‍‍​‌ ‌​‌ ‌​‌ ​​‌ ​ ​‍‌‌​ ​ ‌​​‌​‍‌‌​ ​‍‌​‌‍​‍‌‌​ ​‍‌​‌‍‌‍​ ‌‍‍​‌‍‌‌‌‍ ​‌ ​ ‌‍‌‌‌‍​‌‌ ​​‌‍‍‌‌‍‌‌‌ ​‍‌ ​ ​‍ ‍‌ ​ ‌‍​‌‌‍ ‍‌‍‍‌‌ ‌​‌ ‍‌​‍ ‍‌ ​ ‌ ‌​‌ ‌‌‌‍‌​‌‍‍‌‌‍ ​‍‌‍‌‍‍‌‌‍‌​​ ‌‌‍‌‍‌‍ ‌‍ ‌ ‌​‌‍‌‌‌ ​‍​‍‌‍‌ ‌​‌ ‍‌‌ ​​‌‍‌‌​ ‌‌‍‌‍‌‍ ‌‍ ‌ ‌​‌‍‌‌‌ ​‍​‍‌‍‌ ​​‌‍​‌‌ ‌​‌‍‍​​ ‌‌‍​ ‌‍ ‌‍ ​‌ ‌‌‌‍ ‌‌‍ ‍‌ ​ ​‍‌‌​ ‌‌‌​​‍‌‌ ‌‍‍ ‌‍‌‌‌ ‍‌​‍‌‌​ ​ ‌​‌​​‍‌‌​ ​ ‌​‌​​‍‌‌​ ​‍​ ​‍‌‍​ ​ ​ ​ ‌​​ ​​‌‍​ ​ ‌‍‌‍‌​​ ‌​‌‍‌‍‌‍‌‌‌‍‌‌‌‍‌​​‍‌‌​ ​‍​ ​‍​‍‌‌​ ‌‌‌​‌​​‍ ‍‌ ‌​‌‍‍‌‌ ‌​‌‍ ​‌‍‌‌​‍‌‍‌ ​​‌‍‌‌‌ ​‍‌ ​ ‌ ​​‌‍‌‌‌‍​ ‌ ‌​‌‍‍‌‌ ‌‍‌‍‌‌​ ‌‌ ​​‌ ‌‌‌‍​‍‌‍ ​‌‍‍‌‌ ​ ‌‍‍​‌‍‌‌‌‍‌​​‍​‍‌ ‌